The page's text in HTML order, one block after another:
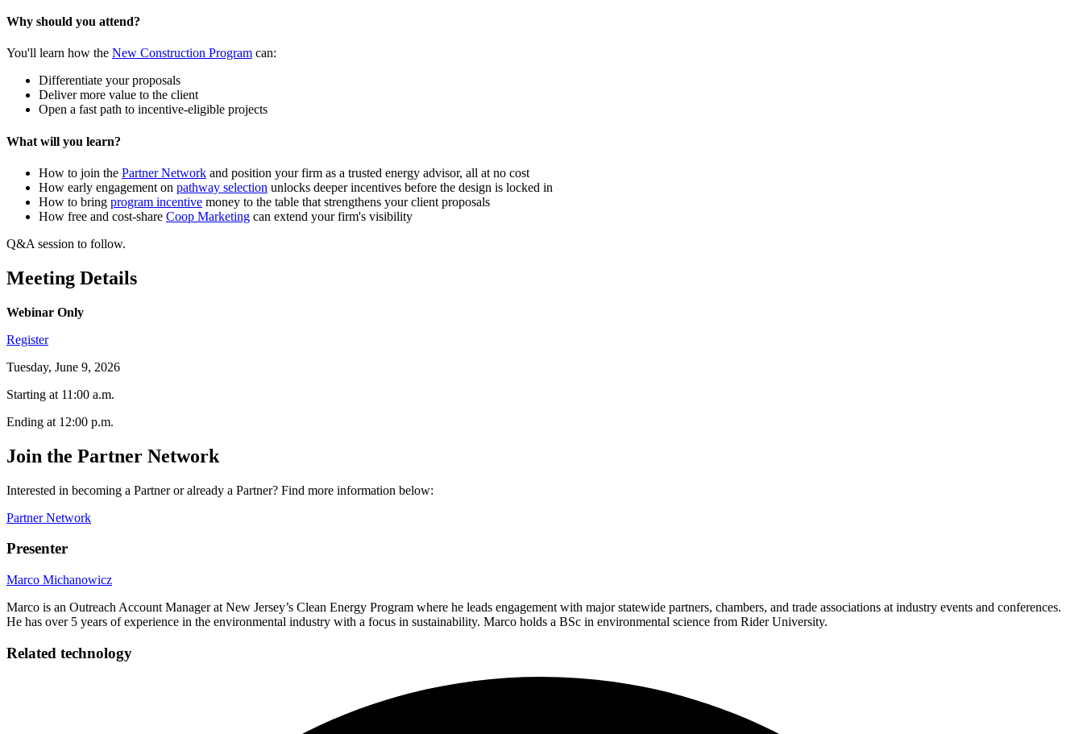
Why should you attend? ​​​​‌ ‍ ​‍​‍‌‍ ‌ ​‍‌‍‍‌‌‍‌ ‌‍‍‌‌‍ ‍​‍​‍​ ‍‍​‍​‍‌ ​ ‌‍​‌‌‍ ‍‌‍‍‌‌ ‌​‌ ‍‌​‍ ‍‌‍‍‌‌‍ ​‍​‍​‍ ​​‍​‍‌‍‍​‌ ​‍‌‍‌‌‌‍‌‍​‍​‍​ ‍‍​‍​‍‌‍‍​‌ ‌​‌ ‌​‌ ​​​ ‍‍​‍ ​‍ ‌‍ ​‌‍ ‌‍​ ‌‍​‌‌‍ ​‌‍‍​‌‍ ‌ ​ ‌ ‌​​ ‍‍​ ​ ​ ​ ​ ​ ​ ​ ​‍ ‌‍‍‌‌‍ ‍‌ ‌​‌‍‌‌‌‍ ‍‌ ‌​​‍ ‌‍‌‌‌‍‌​‌‍‍‌‌ ‌​​‍ ‌‍ ‌‌‍ ‌‍‌​‌‍‌‌​ ‌‌ ​​‌ ​‍‌‍‌‌‌ ​ ‌‍‌‌‌‍ ‍‌ ‌​‌‍​‌‌ ‌​‌‍‍‌‌‍ ‌‍ ‍​ ‍ ‌‍‍‌‌‍‌​​ ‌‌‍‌‍​ ‌‌​ ‍‌​ ​‌​ ​‍‌‍‌‌‌‍​‌​ ‌‌​‍ ‌​ ‌ ​ ‌​‌‍​‌‌‍​‌​‍ ‌​ ‌​​ ​​‌‍​ ‌‍‌​​‍ ‌‌‍​‍‌‍‌‍​ ‍​‌‍​ ​‍ ‌‌‍​ ‌‍‌‌‌‍​ ‌‍‌‌‌‍‌‌​ ​​​ ​‌​ ​‌​ ‌​​ ​‌​ ‍‌‌‍‌​​ ‍ ‌ ‌​‌ ‍‌‌ ​​‌‍‌‌​ ‌‌‍‌‌‌ ‌‍‌‍‌‌‌‍ ‍‌ ‌​​ ‍ ‌ ​​‌‍​‌‌ ‌​‌‍‍​​ ‌‌‍‍​‌‍‌‌‌ ​‍‌‍ ​‍ ‍‌‍​ ‌‍ ‌‍ ‍‌ ‌​‌‍‌‌‌‍ ‍‌ ‌​​‍‌‌​ ‌‌‌​​‍‌‌ ‌‍‍ ‌‍‌‌‌ ‍‌​‍‌‌​ ​ ‌​‌​​‍‌‌​ ​ ‌​‌​​‍‌‌​ ​‍​ ​‍​ ​ ‌‍​‌‌‍​ ‌‍​‌​ ​​​ ‌​​ ‌‍​ ​​‌‍​‌​ ​​​ ‍‌‌‍‌‍​‍‌‌​ ​‍​ ​‍​‍‌‌​ ‌‌‌​‌​​‍ ‍‌‍​ ‌‍‍​‌‍‍‌‌‍ ​‌‍‌​‌ ​‍‌‍‌‌‌‍ ‍​‍‌‌​ ‌‌‌​​‍‌‌ ‌‍‍ ‌‍‌‌‌ ‍‌​‍‌‌​ ​ ‌​‌​​‍‌‌​ ​ ‌​‌​​‍‌‌​ ​‍​ ​‍​ ‌​‌‍​‍‌‍​‍‌‍‌‍‌‍​‍‌‍​‍​ ​​​ ‍​‌‍‌​‌‍‌​​ ‍​​ ‍‌​‍‌‌​ ​‍​ ​‍​‍‌‌​ ‌‌‌​‌​​‍ ‍‌ ‌​‌‍‌‌‌ ‍​‌ ‌​​ ‌‍​‍‌‍​‌‌ ​ ‌‍‌‌‌‌‌‌‌ ​‍‌‍ ​​ ‌‌‍‍​‌ ‌​‌ ‌​‌ ​​​‍‌‌​ ​ ‌​​‌​‍‌‌​ ​‍‌​‌‍​‍‌‌​ ​‍‌​‌‍‌‍ ​‌‍ ‌‍​ ‌‍​‌‌‍ ​‌‍‍​‌‍ ‌ ​ ‌ ‌​​‍‌‌​ ​ ‌​​‌​ ​ ​ ​ ​ ​ ​ ​ ​‍‌‍‌‍‍‌‌‍‌​​ ‌‌‍‌‍​ ‌‌​ ‍‌​ ​‌​ ​‍‌‍‌‌‌‍​‌​ ‌‌​‍ ‌​ ‌ ​ ‌​‌‍​‌‌‍​‌​‍ ‌​ ‌​​ ​​‌‍​ ‌‍‌​​‍ ‌‌‍​‍‌‍‌‍​ ‍​‌‍​ ​‍ ‌‌‍​ ‌‍‌‌‌‍​ ‌‍‌‌‌‍‌‌​ ​​​ ​‌​ ​‌​ ‌​​ ​‌​ ‍‌‌‍‌​​‍‌‍‌ ‌​‌ ‍‌‌ ​​‌‍‌‌​ ‌‌‍‌‌‌ ‌‍‌‍‌‌‌‍ ‍‌ ‌​​‍‌‍‌ ​​‌‍​‌‌ ‌​‌‍‍​​ ‌‌‍‍​‌‍‌‌‌ ​‍‌‍ ​‍ ‍‌‍​ ‌‍ ‌‍ ‍‌ ‌​‌‍‌‌‌‍ ‍‌ ‌​​‍‌‌​ ‌‌‌​​‍‌‌ ‌‍‍ ‌‍‌‌‌ ‍‌​‍‌‌​ ​ ‌​‌​​‍‌‌​ ​ ‌​‌​​‍‌‌​ ​‍​ ​‍​ ​ ‌‍​‌‌‍​ ‌‍​‌​ ​​​ ‌​​ ‌‍​ ​​‌‍​‌​ ​​​ ‍‌‌‍‌‍​‍‌‌​ ​‍​ ​‍​‍‌‌​ ‌‌‌​‌​​‍ ‍‌‍​ ‌‍‍​‌‍‍‌‌‍ ​‌‍‌​‌ ​‍‌‍‌‌‌‍ ‍​‍‌‌​ ‌‌‌​​‍‌‌ ‌‍‍ ‌‍‌‌‌ ‍‌​‍‌‌​ ​ ‌​‌​​‍‌‌​ ​ ‌​‌​​‍‌‌​ ​‍​ ​‍​ ‌​‌‍​‍‌‍​‍‌‍‌‍‌‍​‍‌‍​‍​ ​​​ ‍​‌‍‌​‌‍‌​​ ‍​​ ‍‌​‍‌‌​ ​‍​ ​‍​‍‌‌​ ‌‌‌​‌​​‍ ‍‌ ‌​‌‍‌‌‌ ‍​‌ ‌​​‍‌‍‌ ​​‌‍‌‌‌ ​‍‌ ​ ‌ ​​‌‍‌‌‌‍​ ‌ ‌​‌‍‍‌‌ ‌‍‌‍‌‌​ ‌‌ ​​‌ ‌‌‌‍​‍‌‍ ​‌‍‍‌‌ ​ ‌‍‍​‌‍‌‌‌‍‌​​‍​‍‌ ‌
You'll learn how the ​​​​‌ ‍ ​‍​‍‌‍ ‌ ​‍‌‍‍‌‌‍‌ ‌‍‍‌‌‍ ‍​‍​‍​ ‍‍​‍​‍‌ ​ ‌‍​‌‌‍ ‍‌‍‍‌‌ ‌​‌ ‍‌​‍ ‍‌‍‍‌‌‍ ​‍​‍​‍ ​​‍​‍‌‍‍​‌ ​‍‌‍‌‌‌‍‌‍​‍​‍​ ‍‍​‍​‍‌‍‍​‌ ‌​‌ ‌​‌ ​​​ ‍‍​‍ ​‍ ‌‍ ​‌‍ ‌‍​ ‌‍​‌‌‍ ​‌‍‍​‌‍ ‌ ​ ‌ ‌​​ ‍‍​ ​ ​ ​ ​ ​ ​ ​ ​‍ ‌‍‍‌‌‍ ‍‌ ‌​‌‍‌‌‌‍ ‍‌ ‌​​‍ ‌‍‌‌‌‍‌​‌‍‍‌‌ ‌​​‍ ‌‍ ‌‌‍ ‌‍‌​‌‍‌‌​ ‌‌ ​​‌ ​‍‌‍‌‌‌ ​ ‌‍‌‌‌‍ ‍‌ ‌​‌‍​‌‌ ‌​‌‍‍‌‌‍ ‌‍ ‍​ ‍ ‌‍‍‌‌‍‌​​ ‌‌‍‌‍​ ‌‌​ ‍‌​ ​‌​ ​‍‌‍‌‌‌‍​‌​ ‌‌​‍ ‌​ ‌ ​ ‌​‌‍​‌‌‍​‌​‍ ‌​ ‌​​ ​​‌‍​ ‌‍‌​​‍ ‌‌‍​‍‌‍‌‍​ ‍​‌‍​ ​‍ ‌‌‍​ ‌‍‌‌‌‍​ ‌‍‌‌‌‍‌‌​ ​​​ ​‌​ ​‌​ ‌​​ ​‌​ ‍‌‌‍‌​​ ‍ ‌ ‌​‌ ‍‌‌ ​​‌‍‌‌​ ‌‌‍‌‌‌ ‌‍‌‍‌‌‌‍ ‍‌ ‌​​ ‍ ‌ ​​‌‍​‌‌ ‌​‌‍‍​​ ‌‌‍‍​‌‍‌‌‌ ​‍‌‍ ​‍ ‍‌‍​ ‌‍ ‌‍ ‍‌ ‌​‌‍‌‌‌‍ ‍‌ ‌​​‍‌‌​ ‌‌‌​​‍‌‌ ‌‍‍ ‌‍‌‌‌ ‍‌​‍‌‌​ ​ ‌​‌​​‍‌‌​ ​ ‌​‌​​‍‌‌​ ​‍​ ​‍​ ‌​​ ‌‌‌‍​‍​ ‍​​ ‍‌‌‍​‌​ ​​​ ‍​​ ​ ​ ‍​‌‍‌​‌‍​ ​‍‌‌​ ​‍​ ​‍​‍‌‌​ ‌‌‌​‌​​‍ ‍‌‍​ ‌‍‍​‌‍‍‌‌‍ ​‌‍‌​‌ ​‍‌‍‌‌‌‍ ‍​‍‌‌​ ‌‌‌​​‍‌‌ ‌‍‍ ‌‍‌‌‌ ‍‌​‍‌‌​ ​ ‌​‌​​‍‌‌​ ​ ‌​‌​​‍‌‌​ ​‍​ ​‍‌‍‌‍‌‍‌‍​ ‌‌​ ​ ‌‍‌‌‌‍‌‌‌‍‌‌​ ‌‌​ ​ ​ ‌​​ ​ ‌‍‌‌​‍‌‌​ ​‍​ ​‍​‍‌‌​ ‌‌‌​‌​​‍ ‍‌ ‌​‌‍‌‌‌ ‍​‌ ‌​​ ‌‍​‍‌‍​‌‌ ​ ‌‍‌‌‌‌‌‌‌ ​‍‌‍ ​​ ‌‌‍‍​‌ ‌​‌ ‌​‌ ​​​‍‌‌​ ​ ‌​​‌​‍‌‌​ ​‍‌​‌‍​‍‌‌​ ​‍‌​‌‍‌‍ ​‌‍ ‌‍​ ‌‍​‌‌‍ ​‌‍‍​‌‍ ‌ ​ ‌ ‌​​‍‌‌​ ​ ‌​​‌​ ​ ​ ​ ​ ​ ​ ​ ​‍‌‍‌‍‍‌‌‍‌​​ ‌‌‍‌‍​ ‌‌​ ‍‌​ ​‌​ ​‍‌‍‌‌‌‍​‌​ ‌‌​‍ ‌​ ‌ ​ ‌​‌‍​‌‌‍​‌​‍ ‌​ ‌​​ ​​‌‍​ ‌‍‌​​‍ ‌‌‍​‍‌‍‌‍​ ‍​‌‍​ ​‍ ‌‌‍​ ‌‍‌‌‌‍​ ‌‍‌‌‌‍‌‌​ ​​​ ​‌​ ​‌​ ‌​​ ​‌​ ‍‌‌‍‌​​‍‌‍‌ ‌​‌ ‍‌‌ ​​‌‍‌‌​ ‌‌‍‌‌‌ ‌‍‌‍‌‌‌‍ ‍‌ ‌​​‍‌‍‌ ​​‌‍​‌‌ ‌​‌‍‍​​ ‌‌‍‍​‌‍‌‌‌ ​‍‌‍ ​‍ ‍‌‍​ ‌‍ ‌‍ ‍‌ ‌​‌‍‌‌‌‍ ‍‌ ‌​​‍‌‌​ ‌‌‌​​‍‌‌ ‌‍‍ ‌‍‌‌‌ ‍‌​‍‌‌​ ​ ‌​‌​​‍‌‌​ ​ ‌​‌​​‍‌‌​ ​‍​ ​‍​ ‌​​ ‌‌‌‍​‍​ ‍​​ ‍‌‌‍​‌​ ​​​ ‍​​ ​ ​ ‍​‌‍‌​‌‍​ ​‍‌‌​ ​‍​ ​‍​‍‌‌​ ‌‌‌​‌​​‍ ‍‌‍​ ‌‍‍​‌‍‍‌‌‍ ​‌‍‌​‌ ​‍‌‍‌‌‌‍ ‍​‍‌‌​ ‌‌‌​​‍‌‌ ‌‍‍ ‌‍‌‌‌ ‍‌​‍‌‌​ ​ ‌​‌​​‍‌‌​ ​ ‌​‌​​‍‌‌​ ​‍​ ​‍‌‍‌‍‌‍‌‍​ ‌‌​ ​ ‌‍‌‌‌‍‌‌‌‍‌‌​ ‌‌​ ​ ​ ‌​​ ​ ‌‍‌‌​‍‌‌​ ​‍​ ​‍​‍‌‌​ ‌‌‌​‌​​‍ ‍‌ ‌​‌‍‌‌‌ ‍​‌ ‌​​‍‌‍‌ ​​‌‍‌‌‌ ​‍‌ ​ ‌ ​​‌‍‌‌‌‍​ ‌ ‌​‌‍‍‌‌ ‌‍‌‍‌‌​ ‌‌ ​​‌ ‌‌‌‍​‍‌‍ ​‌‍‍‌‌ ​ ‌‍‍​‌‍‌‌‌‍‌​​‍​‍‌ ‌ New Construction Program can:​​​​‌ ‍ ​‍​‍‌‍ ‌ ​‍‌‍‍‌‌‍‌ ‌‍‍‌‌‍ ‍​‍​‍​ ‍‍​‍​‍‌ ​ ‌‍​‌‌‍ ‍‌‍‍‌‌ ‌​‌ ‍‌​‍ ‍‌‍‍‌‌‍ ​‍​‍​‍ ​​‍​‍‌‍‍​‌ ​‍‌‍‌‌‌‍‌‍​‍​‍​ ‍‍​‍​‍‌‍‍​‌ ‌​‌ ‌​‌ ​​​ ‍‍​‍ ​‍ ‌‍ ​‌‍ ‌‍​ ‌‍​‌‌‍ ​‌‍‍​‌‍ ‌ ​ ‌ ‌​​ ‍‍​ ​ ​ ​ ​ ​ ​ ​ ​‍ ‌‍‍‌‌‍ ‍‌ ‌​‌‍‌‌‌‍ ‍‌ ‌​​‍ ‌‍‌‌‌‍‌​‌‍‍‌‌ ‌​​‍ ‌‍ ‌‌‍ ‌‍‌​‌‍‌‌​ ‌‌ ​​‌ ​‍‌‍‌‌‌ ​ ‌‍‌‌‌‍ ‍‌ ‌​‌‍​‌‌ ‌​‌‍‍‌‌‍ ‌‍ ‍​ ‍ ‌‍‍‌‌‍‌​​ ‌‌‍‌‍​ ‌‌​ ‍‌​ ​‌​ ​‍‌‍‌‌‌‍​‌​ ‌‌​‍ ‌​ ‌ ​ ‌​‌‍​‌‌‍​‌​‍ ‌​ ‌​​ ​​‌‍​ ‌‍‌​​‍ ‌‌‍​‍‌‍‌‍​ ‍​‌‍​ ​‍ ‌‌‍​ ‌‍‌‌‌‍​ ‌‍‌‌‌‍‌‌​ ​​​ ​‌​ ​‌​ ‌​​ ​‌​ ‍‌‌‍‌​​ ‍ ‌ ‌​‌ ‍‌‌ ​​‌‍‌‌​ ‌‌‍‌‌‌ ‌‍‌‍‌‌‌‍ ‍‌ ‌​​ ‍ ‌ ​​‌‍​‌‌ ‌​‌‍‍​​ ‌‌‍‍​‌‍‌‌‌ ​‍‌‍ ​‍ ‍‌‍​ ‌‍ ‌‍ ‍‌ ‌​‌‍‌‌‌‍ ‍‌ ‌​​‍‌‌​ ‌‌‌​​‍‌‌ ‌‍‍ ‌‍‌‌‌ ‍‌​‍‌‌​ ​ ‌​‌​​‍‌‌​ ​ ‌​‌​​‍‌‌​ ​‍​ ​‍​ ‌​​ ‌‌‌‍​‍​ ‍​​ ‍‌‌‍​‌​ ​​​ ‍​​ ​ ​ ‍​‌‍‌​‌‍​ ​‍‌‌​ ​‍​ ​‍​‍‌‌​ ‌‌‌​‌​​‍ ‍‌‍​ ‌‍‍​‌‍‍‌‌‍ ​‌‍‌​‌ ​‍‌‍‌‌‌‍ ‍​‍‌‌​ ‌‌‌​​‍‌‌ ‌‍‍ ‌‍‌‌‌ ‍‌​‍‌‌​ ​ ‌​‌​​‍‌‌​ ​ ‌​‌​​‍‌‌​ ​‍​ ​‍​ ‌‌​ ​‍‌‍‌​​ ‌ ​ ‌ ‌‍​ ‌‍‌​‌‍​‍​ ​ ​ ​ ​ ​​‌‍​‌​‍‌‌​ ​‍​ ​‍​‍‌‌​ ‌‌‌​‌​​‍ ‍‌ ‌​‌‍‌‌‌ ‍​‌ ‌​​ ‌‍​‍‌‍​‌‌ ​ ‌‍‌‌‌‌‌‌‌ ​‍‌‍ ​​ ‌‌‍‍​‌ ‌​‌ ‌​‌ ​​​‍‌‌​ ​ ‌​​‌​‍‌‌​ ​‍‌​‌‍​‍‌‌​ ​‍‌​‌‍‌‍ ​‌‍ ‌‍​ ‌‍​‌‌‍ ​‌‍‍​‌‍ ‌ ​ ‌ ‌​​‍‌‌​ ​ ‌​​‌​ ​ ​ ​ ​ ​ ​ ​ ​‍‌‍‌‍‍‌‌‍‌​​ ‌‌‍‌‍​ ‌‌​ ‍‌​ ​‌​ ​‍‌‍‌‌‌‍​‌​ ‌‌​‍ ‌​ ‌ ​ ‌​‌‍​‌‌‍​‌​‍ ‌​ ‌​​ ​​‌‍​ ‌‍‌​​‍ ‌‌‍​‍‌‍‌‍​ ‍​‌‍​ ​‍ ‌‌‍​ ‌‍‌‌‌‍​ ‌‍‌‌‌‍‌‌​ ​​​ ​‌​ ​‌​ ‌​​ ​‌​ ‍‌‌‍‌​​‍‌‍‌ ‌​‌ ‍‌‌ ​​‌‍‌‌​ ‌‌‍‌‌‌ ‌‍‌‍‌‌‌‍ ‍‌ ‌​​‍‌‍‌ ​​‌‍​‌‌ ‌​‌‍‍​​ ‌‌‍‍​‌‍‌‌‌ ​‍‌‍ ​‍ ‍‌‍​ ‌‍ ‌‍ ‍‌ ‌​‌‍‌‌‌‍ ‍‌ ‌​​‍‌‌​ ‌‌‌​​‍‌‌ ‌‍‍ ‌‍‌‌‌ ‍‌​‍‌‌​ ​ ‌​‌​​‍‌‌​ ​ ‌​‌​​‍‌‌​ ​‍​ ​‍​ ‌​​ ‌‌‌‍​‍​ ‍​​ ‍‌‌‍​‌​ ​​​ ‍​​ ​ ​ ‍​‌‍‌​‌‍​ ​‍‌‌​ ​‍​ ​‍​‍‌‌​ ‌‌‌​‌​​‍ ‍‌‍​ ‌‍‍​‌‍‍‌‌‍ ​‌‍‌​‌ ​‍‌‍‌‌‌‍ ‍​‍‌‌​ ‌‌‌​​‍‌‌ ‌‍‍ ‌‍‌‌‌ ‍‌​‍‌‌​ ​ ‌​‌​​‍‌‌​ ​ ‌​‌​​‍‌‌​ ​‍​ ​‍​ ‌‌​ ​‍‌‍‌​​ ‌ ​ ‌ ‌‍​ ‌‍‌​‌‍​‍​ ​ ​ ​ ​ ​​‌‍​‌​‍‌‌​ ​‍​ ​‍​‍‌‌​ ‌‌‌​‌​​‍ ‍‌ ‌​‌‍‌‌‌ ‍​‌ ‌​​‍‌‍‌ ​​‌‍‌‌‌ ​‍‌ ​ ‌ ​​‌‍‌‌‌‍​ ‌ ‌​‌‍‍‌‌ ‌‍‌‍‌‌​ ‌‌ ​​‌ ‌‌‌‍​‍‌‍ ​‌‍‍‌‌ ​ ‌‍‍​‌‍‌‌‌‍‌​​‍​‍‌ ‌
Differentiate your proposals​​​​‌ ‍ ​‍​‍‌‍ ‌ ​‍‌‍‍‌‌‍‌ ‌‍‍‌‌‍ ‍​‍​‍​ ‍‍​‍​‍‌ ​ ‌‍​‌‌‍ ‍‌‍‍‌‌ ‌​‌ ‍‌​‍ ‍‌‍‍‌‌‍ ​‍​‍​‍ ​​‍​‍‌‍‍​‌ ​‍‌‍‌‌‌‍‌‍​‍​‍​ ‍‍​‍​‍‌‍‍​‌ ‌​‌ ‌​‌ ​​​ ‍‍​‍ ​‍ ‌‍ ​‌‍ ‌‍​ ‌‍​‌‌‍ ​‌‍‍​‌‍ ‌ ​ ‌ ‌​​ ‍‍​ ​ ​ ​ ​ ​ ​ ​ ​‍ ‌‍‍‌‌‍ ‍‌ ‌​‌‍‌‌‌‍ ‍‌ ‌​​‍ ‌‍‌‌‌‍‌​‌‍‍‌‌ ‌​​‍ ‌‍ ‌‌‍ ‌‍‌​‌‍‌‌​ ‌‌ ​​‌ ​‍‌‍‌‌‌ ​ ‌‍‌‌‌‍ ‍‌ ‌​‌‍​‌‌ ‌​‌‍‍‌‌‍ ‌‍ ‍​ ‍ ‌‍‍‌‌‍‌​​ ‌‌‍‌‍​ ‌‌​ ‍‌​ ​‌​ ​‍‌‍‌‌‌‍​‌​ ‌‌​‍ ‌​ ‌ ​ ‌​‌‍​‌‌‍​‌​‍ ‌​ ‌​​ ​​‌‍​ ‌‍‌​​‍ ‌‌‍​‍‌‍‌‍​ ‍​‌‍​ ​‍ ‌‌‍​ ‌‍‌‌‌‍​ ‌‍‌‌‌‍‌‌​ ​​​ ​‌​ ​‌​ ‌​​ ​‌​ ‍‌‌‍‌​​ ‍ ‌ ‌​‌ ‍‌‌ ​​‌‍‌‌​ ‌‌‍‌‌‌ ‌‍‌‍‌‌‌‍ ‍‌ ‌​​ ‍ ‌ ​​‌‍​‌‌ ‌​‌‍‍​​ ‌‌‍‍​‌‍‌‌‌ ​‍‌‍ ​‍ ‍‌‍​ ‌‍ ‌‍ ‍‌ ‌​‌‍‌‌‌‍ ‍‌ ‌​​‍‌‌​ ‌‌‌​​‍‌‌ ‌‍‍ ‌‍‌‌‌ ‍‌​‍‌‌​ ​ ‌​‌​​‍‌‌​ ​ ‌​‌​​‍‌‌​ ​‍​ ​‍​ ​‍​ ‍​‌‍‌​‌‍​‌​ ‌‌‌‍​‍​ ‍​​ ‌ ‌‍‌​​ ​ ​ ​‌​ ‌​​‍‌‌​ ​‍​ ​‍​‍‌‌​ ‌‌‌​‌​​‍ ‍‌‍​ ‌‍‍​‌‍‍‌‌‍ ​‌‍‌​‌ ​‍‌‍‌‌‌‍ ‍​‍‌‌​ ‌‌‌​​‍‌‌ ‌‍‍ ‌‍‌‌‌ ‍‌​‍‌‌​ ​ ‌​‌​​‍‌‌​ ​ ‌​‌​​‍‌‌​ ​‍​ ​‍‌‍‌‍‌‍‌‍​ ‌‌​ ​ ‌‍‌‌‌‍‌‌‌‍‌‌​ ‌‌​ ​ ​ ‌​​ ​ ‌‍‌‌​‍‌‌​ ​‍​ ​‍​‍‌‌​ ‌‌‌​‌​​‍ ‍‌ ‌​‌‍‌‌‌ ‍​‌ ‌​​ ‌‍​‍‌‍​‌‌ ​ ‌‍‌‌‌‌‌‌‌ ​‍‌‍ ​​ ‌‌‍‍​‌ ‌​‌ ‌​‌ ​​​‍‌‌​ ​ ‌​​‌​‍‌‌​ ​‍‌​‌‍​‍‌‌​ ​‍‌​‌‍‌‍ ​‌‍ ‌‍​ ‌‍​‌‌‍ ​‌‍‍​‌‍ ‌ ​ ‌ ‌​​‍‌‌​ ​ ‌​​‌​ ​ ​ ​ ​ ​ ​ ​ ​‍‌‍‌‍‍‌‌‍‌​​ ‌‌‍‌‍​ ‌‌​ ‍‌​ ​‌​ ​‍‌‍‌‌‌‍​‌​ ‌‌​‍ ‌​ ‌ ​ ‌​‌‍​‌‌‍​‌​‍ ‌​ ‌​​ ​​‌‍​ ‌‍‌​​‍ ‌‌‍​‍‌‍‌‍​ ‍​‌‍​ ​‍ ‌‌‍​ ‌‍‌‌‌‍​ ‌‍‌‌‌‍‌‌​ ​​​ ​‌​ ​‌​ ‌​​ ​‌​ ‍‌‌‍‌​​‍‌‍‌ ‌​‌ ‍‌‌ ​​‌‍‌‌​ ‌‌‍‌‌‌ ‌‍‌‍‌‌‌‍ ‍‌ ‌​​‍‌‍‌ ​​‌‍​‌‌ ‌​‌‍‍​​ ‌‌‍‍​‌‍‌‌‌ ​‍‌‍ ​‍ ‍‌‍​ ‌‍ ‌‍ ‍‌ ‌​‌‍‌‌‌‍ ‍‌ ‌​​‍‌‌​ ‌‌‌​​‍‌‌ ‌‍‍ ‌‍‌‌‌ ‍‌​‍‌‌​ ​ ‌​‌​​‍‌‌​ ​ ‌​‌​​‍‌‌​ ​‍​ ​‍​ ​‍​ ‍​‌‍‌​‌‍​‌​ ‌‌‌‍​‍​ ‍​​ ‌ ‌‍‌​​ ​ ​ ​‌​ ‌​​‍‌‌​ ​‍​ ​‍​‍‌‌​ ‌‌‌​‌​​‍ ‍‌‍​ ‌‍‍​‌‍‍‌‌‍ ​‌‍‌​‌ ​‍‌‍‌‌‌‍ ‍​‍‌‌​ ‌‌‌​​‍‌‌ ‌‍‍ ‌‍‌‌‌ ‍‌​‍‌‌​ ​ ‌​‌​​‍‌‌​ ​ ‌​‌​​‍‌‌​ ​‍​ ​‍‌‍‌‍‌‍‌‍​ ‌‌​ ​ ‌‍‌‌‌‍‌‌‌‍‌‌​ ‌‌​ ​ ​ ‌​​ ​ ‌‍‌‌​‍‌‌​ ​‍​ ​‍​‍‌‌​ ‌‌‌​‌​​‍ ‍‌ ‌​‌‍‌‌‌ ‍​‌ ‌​​‍‌‍‌ ​​‌‍‌‌‌ ​‍‌ ​ ‌ ​​‌‍‌‌‌‍​ ‌ ‌​‌‍‍‌‌ ‌‍‌‍‌‌​ ‌‌ ​​‌ ‌‌‌‍​‍‌‍ ​‌‍‍‌‌ ​ ‌‍‍​‌‍‌‌‌‍‌​​‍​‍‌ ‌
Deliver more value to the client​​​​‌ ‍ ​‍​‍‌‍ ‌ ​‍‌‍‍‌‌‍‌ ‌‍‍‌‌‍ ‍​‍​‍​ ‍‍​‍​‍‌ ​ ‌‍​‌‌‍ ‍‌‍‍‌‌ ‌​‌ ‍‌​‍ ‍‌‍‍‌‌‍ ​‍​‍​‍ ​​‍​‍‌‍‍​‌ ​‍‌‍‌‌‌‍‌‍​‍​‍​ ‍‍​‍​‍‌‍‍​‌ ‌​‌ ‌​‌ ​​​ ‍‍​‍ ​‍ ‌‍ ​‌‍ ‌‍​ ‌‍​‌‌‍ ​‌‍‍​‌‍ ‌ ​ ‌ ‌​​ ‍‍​ ​ ​ ​ ​ ​ ​ ​ ​‍ ‌‍‍‌‌‍ ‍‌ ‌​‌‍‌‌‌‍ ‍‌ ‌​​‍ ‌‍‌‌‌‍‌​‌‍‍‌‌ ‌​​‍ ‌‍ ‌‌‍ ‌‍‌​‌‍‌‌​ ‌‌ ​​‌ ​‍‌‍‌‌‌ ​ ‌‍‌‌‌‍ ‍‌ ‌​‌‍​‌‌ ‌​‌‍‍‌‌‍ ‌‍ ‍​ ‍ ‌‍‍‌‌‍‌​​ ‌‌‍‌‍​ ‌‌​ ‍‌​ ​‌​ ​‍‌‍‌‌‌‍​‌​ ‌‌​‍ ‌​ ‌ ​ ‌​‌‍​‌‌‍​‌​‍ ‌​ ‌​​ ​​‌‍​ ‌‍‌​​‍ ‌‌‍​‍‌‍‌‍​ ‍​‌‍​ ​‍ ‌‌‍​ ‌‍‌‌‌‍​ ‌‍‌‌‌‍‌‌​ ​​​ ​‌​ ​‌​ ‌​​ ​‌​ ‍‌‌‍‌​​ ‍ ‌ ‌​‌ ‍‌‌ ​​‌‍‌‌​ ‌‌‍‌‌‌ ‌‍‌‍‌‌‌‍ ‍‌ ‌​​ ‍ ‌ ​​‌‍​‌‌ ‌​‌‍‍​​ ‌‌‍‍​‌‍‌‌‌ ​‍‌‍ ​‍ ‍‌‍​ ‌‍ ‌‍ ‍‌ ‌​‌‍‌‌‌‍ ‍‌ ‌​​‍‌‌​ ‌‌‌​​‍‌‌ ‌‍‍ ‌‍‌‌‌ ‍‌​‍‌‌​ ​ ‌​‌​​‍‌‌​ ​ ‌​‌​​‍‌‌​ ​‍​ ​‍‌‍‌‌​ ‌‍‌‍​‌​ ‌‍​ ​​​ ‌ ​ ​‌​ ‌‍‌‍‌​​ ​‍​ ‍​​ ​​​‍‌‌​ ​‍​ ​‍​‍‌‌​ ‌‌‌​‌​​‍ ‍‌‍​ ‌‍‍​‌‍‍‌‌‍ ​‌‍‌​‌ ​‍‌‍‌‌‌‍ ‍​‍‌‌​ ‌‌‌​​‍‌‌ ‌‍‍ ‌‍‌‌‌ ‍‌​‍‌‌​ ​ ‌​‌​​‍‌‌​ ​ ‌​‌​​‍‌‌​ ​‍​ ​‍‌‍‌‍‌‍‌‍​ ‌‌​ ​ ‌‍‌‌‌‍‌‌‌‍‌‌​ ‌‌​ ​ ​ ‌​​ ​ ‌‍‌‌​‍‌‌​ ​‍​ ​‍​‍‌‌​ ‌‌‌​‌​​‍ ‍‌ ‌​‌‍‌‌‌ ‍​‌ ‌​​ ‌‍​‍‌‍​‌‌ ​ ‌‍‌‌‌‌‌‌‌ ​‍‌‍ ​​ ‌‌‍‍​‌ ‌​‌ ‌​‌ ​​​‍‌‌​ ​ ‌​​‌​‍‌‌​ ​‍‌​‌‍​‍‌‌​ ​‍‌​‌‍‌‍ ​‌‍ ‌‍​ ‌‍​‌‌‍ ​‌‍‍​‌‍ ‌ ​ ‌ ‌​​‍‌‌​ ​ ‌​​‌​ ​ ​ ​ ​ ​ ​ ​ ​‍‌‍‌‍‍‌‌‍‌​​ ‌‌‍‌‍​ ‌‌​ ‍‌​ ​‌​ ​‍‌‍‌‌‌‍​‌​ ‌‌​‍ ‌​ ‌ ​ ‌​‌‍​‌‌‍​‌​‍ ‌​ ‌​​ ​​‌‍​ ‌‍‌​​‍ ‌‌‍​‍‌‍‌‍​ ‍​‌‍​ ​‍ ‌‌‍​ ‌‍‌‌‌‍​ ‌‍‌‌‌‍‌‌​ ​​​ ​‌​ ​‌​ ‌​​ ​‌​ ‍‌‌‍‌​​‍‌‍‌ ‌​‌ ‍‌‌ ​​‌‍‌‌​ ‌‌‍‌‌‌ ‌‍‌‍‌‌‌‍ ‍‌ ‌​​‍‌‍‌ ​​‌‍​‌‌ ‌​‌‍‍​​ ‌‌‍‍​‌‍‌‌‌ ​‍‌‍ ​‍ ‍‌‍​ ‌‍ ‌‍ ‍‌ ‌​‌‍‌‌‌‍ ‍‌ ‌​​‍‌‌​ ‌‌‌​​‍‌‌ ‌‍‍ ‌‍‌‌‌ ‍‌​‍‌‌​ ​ ‌​‌​​‍‌‌​ ​ ‌​‌​​‍‌‌​ ​‍​ ​‍‌‍‌‌​ ‌‍‌‍​‌​ ‌‍​ ​​​ ‌ ​ ​‌​ ‌‍‌‍‌​​ ​‍​ ‍​​ ​​​‍‌‌​ ​‍​ ​‍​‍‌‌​ ‌‌‌​‌​​‍ ‍‌‍​ ‌‍‍​‌‍‍‌‌‍ ​‌‍‌​‌ ​‍‌‍‌‌‌‍ ‍​‍‌‌​ ‌‌‌​​‍‌‌ ‌‍‍ ‌‍‌‌‌ ‍‌​‍‌‌​ ​ ‌​‌​​‍‌‌​ ​ ‌​‌​​‍‌‌​ ​‍​ ​‍‌‍‌‍‌‍‌‍​ ‌‌​ ​ ‌‍‌‌‌‍‌‌‌‍‌‌​ ‌‌​ ​ ​ ‌​​ ​ ‌‍‌‌​‍‌‌​ ​‍​ ​‍​‍‌‌​ ‌‌‌​‌​​‍ ‍‌ ‌​‌‍‌‌‌ ‍​‌ ‌​​‍‌‍‌ ​​‌‍‌‌‌ ​‍‌ ​ ‌ ​​‌‍‌‌‌‍​ ‌ ‌​‌‍‍‌‌ ‌‍‌‍‌‌​ ‌‌ ​​‌ ‌‌‌‍​‍‌‍ ​‌‍‍‌‌ ​ ‌‍‍​‌‍‌‌‌‍‌​​‍​‍‌ ‌
Open a fast path to incentive-eligible projects​​​​‌ ‍ ​‍​‍‌‍ ‌ ​‍‌‍‍‌‌‍‌ ‌‍‍‌‌‍ ‍​‍​‍​ ‍‍​‍​‍‌ ​ ‌‍​‌‌‍ ‍‌‍‍‌‌ ‌​‌ ‍‌​‍ ‍‌‍‍‌‌‍ ​‍​‍​‍ ​​‍​‍‌‍‍​‌ ​‍‌‍‌‌‌‍‌‍​‍​‍​ ‍‍​‍​‍‌‍‍​‌ ‌​‌ ‌​‌ ​​​ ‍‍​‍ ​‍ ‌‍ ​‌‍ ‌‍​ ‌‍​‌‌‍ ​‌‍‍​‌‍ ‌ ​ ‌ ‌​​ ‍‍​ ​ ​ ​ ​ ​ ​ ​ ​‍ ‌‍‍‌‌‍ ‍‌ ‌​‌‍‌‌‌‍ ‍‌ ‌​​‍ ‌‍‌‌‌‍‌​‌‍‍‌‌ ‌​​‍ ‌‍ ‌‌‍ ‌‍‌​‌‍‌‌​ ‌‌ ​​‌ ​‍‌‍‌‌‌ ​ ‌‍‌‌‌‍ ‍‌ ‌​‌‍​‌‌ ‌​‌‍‍‌‌‍ ‌‍ ‍​ ‍ ‌‍‍‌‌‍‌​​ ‌‌‍‌‍​ ‌‌​ ‍‌​ ​‌​ ​‍‌‍‌‌‌‍​‌​ ‌‌​‍ ‌​ ‌ ​ ‌​‌‍​‌‌‍​‌​‍ ‌​ ‌​​ ​​‌‍​ ‌‍‌​​‍ ‌‌‍​‍‌‍‌‍​ ‍​‌‍​ ​‍ ‌‌‍​ ‌‍‌‌‌‍​ ‌‍‌‌‌‍‌‌​ ​​​ ​‌​ ​‌​ ‌​​ ​‌​ ‍‌‌‍‌​​ ‍ ‌ ‌​‌ ‍‌‌ ​​‌‍‌‌​ ‌‌‍‌‌‌ ‌‍‌‍‌‌‌‍ ‍‌ ‌​​ ‍ ‌ ​​‌‍​‌‌ ‌​‌‍‍​​ ‌‌‍‍​‌‍‌‌‌ ​‍‌‍ ​‍ ‍‌‍​ ‌‍ ‌‍ ‍‌ ‌​‌‍‌‌‌‍ ‍‌ ‌​​‍‌‌​ ‌‌‌​​‍‌‌ ‌‍‍ ‌‍‌‌‌ ‍‌​‍‌‌​ ​ ‌​‌​​‍‌‌​ ​ ‌​‌​​‍‌‌​ ​‍​ ​‍​ ‌‌​ ​‌​ ​‌‌‍​‍​ ​‍​ ​‌‌‍‌​​ ​‌​ ​ ‌‍‌‌​ ‍‌​ ‌‍​‍‌‌​ ​‍​ ​‍​‍‌‌​ ‌‌‌​‌​​‍ ‍‌‍​ ‌‍‍​‌‍‍‌‌‍ ​‌‍‌​‌ ​‍‌‍‌‌‌‍ ‍​‍‌‌​ ‌‌‌​​‍‌‌ ‌‍‍ ‌‍‌‌‌ ‍‌​‍‌‌​ ​ ‌​‌​​‍‌‌​ ​ ‌​‌​​‍‌‌​ ​‍​ ​‍‌‍‌‍‌‍‌‍​ ‌‌​ ​ ‌‍‌‌‌‍‌‌‌‍‌‌​ ‌‌​ ​ ​ ‌​​ ​ ‌‍‌‌​‍‌‌​ ​‍​ ​‍​‍‌‌​ ‌‌‌​‌​​‍ ‍‌ ‌​‌‍‌‌‌ ‍​‌ ‌​​ ‌‍​‍‌‍​‌‌ ​ ‌‍‌‌‌‌‌‌‌ ​‍‌‍ ​​ ‌‌‍‍​‌ ‌​‌ ‌​‌ ​​​‍‌‌​ ​ ‌​​‌​‍‌‌​ ​‍‌​‌‍​‍‌‌​ ​‍‌​‌‍‌‍ ​‌‍ ‌‍​ ‌‍​‌‌‍ ​‌‍‍​‌‍ ‌ ​ ‌ ‌​​‍‌‌​ ​ ‌​​‌​ ​ ​ ​ ​ ​ ​ ​ ​‍‌‍‌‍‍‌‌‍‌​​ ‌‌‍‌‍​ ‌‌​ ‍‌​ ​‌​ ​‍‌‍‌‌‌‍​‌​ ‌‌​‍ ‌​ ‌ ​ ‌​‌‍​‌‌‍​‌​‍ ‌​ ‌​​ ​​‌‍​ ‌‍‌​​‍ ‌‌‍​‍‌‍‌‍​ ‍​‌‍​ ​‍ ‌‌‍​ ‌‍‌‌‌‍​ ‌‍‌‌‌‍‌‌​ ​​​ ​‌​ ​‌​ ‌​​ ​‌​ ‍‌‌‍‌​​‍‌‍‌ ‌​‌ ‍‌‌ ​​‌‍‌‌​ ‌‌‍‌‌‌ ‌‍‌‍‌‌‌‍ ‍‌ ‌​​‍‌‍‌ ​​‌‍​‌‌ ‌​‌‍‍​​ ‌‌‍‍​‌‍‌‌‌ ​‍‌‍ ​‍ ‍‌‍​ ‌‍ ‌‍ ‍‌ ‌​‌‍‌‌‌‍ ‍‌ ‌​​‍‌‌​ ‌‌‌​​‍‌‌ ‌‍‍ ‌‍‌‌‌ ‍‌​‍‌‌​ ​ ‌​‌​​‍‌‌​ ​ ‌​‌​​‍‌‌​ ​‍​ ​‍​ ‌‌​ ​‌​ ​‌‌‍​‍​ ​‍​ ​‌‌‍‌​​ ​‌​ ​ ‌‍‌‌​ ‍‌​ ‌‍​‍‌‌​ ​‍​ ​‍​‍‌‌​ ‌‌‌​‌​​‍ ‍‌‍​ ‌‍‍​‌‍‍‌‌‍ ​‌‍‌​‌ ​‍‌‍‌‌‌‍ ‍​‍‌‌​ ‌‌‌​​‍‌‌ ‌‍‍ ‌‍‌‌‌ ‍‌​‍‌‌​ ​ ‌​‌​​‍‌‌​ ​ ‌​‌​​‍‌‌​ ​‍​ ​‍‌‍‌‍‌‍‌‍​ ‌‌​ ​ ‌‍‌‌‌‍‌‌‌‍‌‌​ ‌‌​ ​ ​ ‌​​ ​ ‌‍‌‌​‍‌‌​ ​‍​ ​‍​‍‌‌​ ‌‌‌​‌​​‍ ‍‌ ‌​‌‍‌‌‌ ‍​‌ ‌​​‍‌‍‌ ​​‌‍‌‌‌ ​‍‌ ​ ‌ ​​‌‍‌‌‌‍​ ‌ ‌​‌‍‍‌‌ ‌‍‌‍‌‌​ ‌‌ ​​‌ ‌‌‌‍​‍‌‍ ​‌‍‍‌‌ ​ ‌‍‍​‌‍‌‌‌‍‌​​‍​‍‌ ‌
What will you learn?​​​​‌ ‍ ​‍​‍‌‍ ‌ ​‍‌‍‍‌‌‍‌ ‌‍‍‌‌‍ ‍​‍​‍​ ‍‍​‍​‍‌ ​ ‌‍​‌‌‍ ‍‌‍‍‌‌ ‌​‌ ‍‌​‍ ‍‌‍‍‌‌‍ ​‍​‍​‍ ​​‍​‍‌‍‍​‌ ​‍‌‍‌‌‌‍‌‍​‍​‍​ ‍‍​‍​‍‌‍‍​‌ ‌​‌ ‌​‌ ​​​ ‍‍​‍ ​‍ ‌‍ ​‌‍ ‌‍​ ‌‍​‌‌‍ ​‌‍‍​‌‍ ‌ ​ ‌ ‌​​ ‍‍​ ​ ​ ​ ​ ​ ​ ​ ​‍ ‌‍‍‌‌‍ ‍‌ ‌​‌‍‌‌‌‍ ‍‌ ‌​​‍ ‌‍‌‌‌‍‌​‌‍‍‌‌ ‌​​‍ ‌‍ ‌‌‍ ‌‍‌​‌‍‌‌​ ‌‌ ​​‌ ​‍‌‍‌‌‌ ​ ‌‍‌‌‌‍ ‍‌ ‌​‌‍​‌‌ ‌​‌‍‍‌‌‍ ‌‍ ‍​ ‍ ‌‍‍‌‌‍‌​​ ‌‌‍‌‍​ ‌‌​ ‍‌​ ​‌​ ​‍‌‍‌‌‌‍​‌​ ‌‌​‍ ‌​ ‌ ​ ‌​‌‍​‌‌‍​‌​‍ ‌​ ‌​​ ​​‌‍​ ‌‍‌​​‍ ‌‌‍​‍‌‍‌‍​ ‍​‌‍​ ​‍ ‌‌‍​ ‌‍‌‌‌‍​ ‌‍‌‌‌‍‌‌​ ​​​ ​‌​ ​‌​ ‌​​ ​‌​ ‍‌‌‍‌​​ ‍ ‌ ‌​‌ ‍‌‌ ​​‌‍‌‌​ ‌‌‍‌‌‌ ‌‍‌‍‌‌‌‍ ‍‌ ‌​​ ‍ ‌ ​​‌‍​‌‌ ‌​‌‍‍​​ ‌‌‍‍​‌‍‌‌‌ ​‍‌‍ ​‍ ‍‌‍​ ‌‍ ‌‍ ‍‌ ‌​‌‍‌‌‌‍ ‍‌ ‌​​‍‌‌​ ‌‌‌​​‍‌‌ ‌‍‍ ‌‍‌‌‌ ‍‌​‍‌‌​ ​ ‌​‌​​‍‌‌​ ​ ‌​‌​​‍‌‌​ ​‍​ ​‍​ ‍‌‌‍​‍​ ‍​​ ​‌​ ‌ ‌‍‌​‌‍​ ‌‍​ ​ ​ ​ ​ ‌‍​ ‌‍‌‍​‍‌‌​ ​‍​ ​‍​‍‌‌​ ‌‌‌​‌​​‍ ‍‌‍​ ‌‍‍​‌‍‍‌‌‍ ​‌‍‌​‌ ​‍‌‍‌‌‌‍ ‍​‍‌‌​ ‌‌‌​​‍‌‌ ‌‍‍ ‌‍‌‌‌ ‍‌​‍‌‌​ ​ ‌​‌​​‍‌‌​ ​ ‌​‌​​‍‌‌​ ​‍​ ​‍​ ‌ ​ ‍‌‌‍​‌‌‍‌​​ ​​​ ​‌‌‍‌‍‌‍‌‌​ ‌ ‌‍​‌​ ​​​ ‍‌​‍‌‌​ ​‍​ ​‍​‍‌‌​ ‌‌‌​‌​​‍ ‍‌ ‌​‌‍‌‌‌ ‍​‌ ‌​​ ‌‍​‍‌‍​‌‌ ​ ‌‍‌‌‌‌‌‌‌ ​‍‌‍ ​​ ‌‌‍‍​‌ ‌​‌ ‌​‌ ​​​‍‌‌​ ​ ‌​​‌​‍‌‌​ ​‍‌​‌‍​‍‌‌​ ​‍‌​‌‍‌‍ ​‌‍ ‌‍​ ‌‍​‌‌‍ ​‌‍‍​‌‍ ‌ ​ ‌ ‌​​‍‌‌​ ​ ‌​​‌​ ​ ​ ​ ​ ​ ​ ​ ​‍‌‍‌‍‍‌‌‍‌​​ ‌‌‍‌‍​ ‌‌​ ‍‌​ ​‌​ ​‍‌‍‌‌‌‍​‌​ ‌‌​‍ ‌​ ‌ ​ ‌​‌‍​‌‌‍​‌​‍ ‌​ ‌​​ ​​‌‍​ ‌‍‌​​‍ ‌‌‍​‍‌‍‌‍​ ‍​‌‍​ ​‍ ‌‌‍​ ‌‍‌‌‌‍​ ‌‍‌‌‌‍‌‌​ ​​​ ​‌​ ​‌​ ‌​​ ​‌​ ‍‌‌‍‌​​‍‌‍‌ ‌​‌ ‍‌‌ ​​‌‍‌‌​ ‌‌‍‌‌‌ ‌‍‌‍‌‌‌‍ ‍‌ ‌​​‍‌‍‌ ​​‌‍​‌‌ ‌​‌‍‍​​ ‌‌‍‍​‌‍‌‌‌ ​‍‌‍ ​‍ ‍‌‍​ ‌‍ ‌‍ ‍‌ ‌​‌‍‌‌‌‍ ‍‌ ‌​​‍‌‌​ ‌‌‌​​‍‌‌ ‌‍‍ ‌‍‌‌‌ ‍‌​‍‌‌​ ​ ‌​‌​​‍‌‌​ ​ ‌​‌​​‍‌‌​ ​‍​ ​‍​ ‍‌‌‍​‍​ ‍​​ ​‌​ ‌ ‌‍‌​‌‍​ ‌‍​ ​ ​ ​ ​ ‌‍​ ‌‍‌‍​‍‌‌​ ​‍​ ​‍​‍‌‌​ ‌‌‌​‌​​‍ ‍‌‍​ ‌‍‍​‌‍‍‌‌‍ ​‌‍‌​‌ ​‍‌‍‌‌‌‍ ‍​‍‌‌​ ‌‌‌​​‍‌‌ ‌‍‍ ‌‍‌‌‌ ‍‌​‍‌‌​ ​ ‌​‌​​‍‌‌​ ​ ‌​‌​​‍‌‌​ ​‍​ ​‍​ ‌ ​ ‍‌‌‍​‌‌‍‌​​ ​​​ ​‌‌‍‌‍‌‍‌‌​ ‌ ‌‍​‌​ ​​​ ‍‌​‍‌‌​ ​‍​ ​‍​‍‌‌​ ‌‌‌​‌​​‍ ‍‌ ‌​‌‍‌‌‌ ‍​‌ ‌​​‍‌‍‌ ​​‌‍‌‌‌ ​‍‌ ​ ‌ ​​‌‍‌‌‌‍​ ‌ ‌​‌‍‍‌‌ ‌‍‌‍‌‌​ ‌‌ ​​‌ ‌‌‌‍​‍‌‍ ​‌‍‍‌‌ ​ ‌‍‍​‌‍‌‌‌‍‌​​‍​‍‌ ‌
How to join the ​​​​‌ ‍ ​‍​‍‌‍ ‌ ​‍‌‍‍‌‌‍‌ ‌‍‍‌‌‍ ‍​‍​‍​ ‍‍​‍​‍‌ ​ ‌‍​‌‌‍ ‍‌‍‍‌‌ ‌​‌ ‍‌​‍ ‍‌‍‍‌‌‍ ​‍​‍​‍ ​​‍​‍‌‍‍​‌ ​‍‌‍‌‌‌‍‌‍​‍​‍​ ‍‍​‍​‍‌‍‍​‌ ‌​‌ ‌​‌ ​​​ ‍‍​‍ ​‍ ‌‍ ​‌‍ ‌‍​ ‌‍​‌‌‍ ​‌‍‍​‌‍ ‌ ​ ‌ ‌​​ ‍‍​ ​ ​ ​ ​ ​ ​ ​ ​‍ ‌‍‍‌‌‍ ‍‌ ‌​‌‍‌‌‌‍ ‍‌ ‌​​‍ ‌‍‌‌‌‍‌​‌‍‍‌‌ ‌​​‍ ‌‍ ‌‌‍ ‌‍‌​‌‍‌‌​ ‌‌ ​​‌ ​‍‌‍‌‌‌ ​ ‌‍‌‌‌‍ ‍‌ ‌​‌‍​‌‌ ‌​‌‍‍‌‌‍ ‌‍ ‍​ ‍ ‌‍‍‌‌‍‌​​ ‌‌‍‌‍​ ‌‌​ ‍‌​ ​‌​ ​‍‌‍‌‌‌‍​‌​ ‌‌​‍ ‌​ ‌ ​ ‌​‌‍​‌‌‍​‌​‍ ‌​ ‌​​ ​​‌‍​ ‌‍‌​​‍ ‌‌‍​‍‌‍‌‍​ ‍​‌‍​ ​‍ ‌‌‍​ ‌‍‌‌‌‍​ ‌‍‌‌‌‍‌‌​ ​​​ ​‌​ ​‌​ ‌​​ ​‌​ ‍‌‌‍‌​​ ‍ ‌ ‌​‌ ‍‌‌ ​​‌‍‌‌​ ‌‌‍‌‌‌ ‌‍‌‍‌‌‌‍ ‍‌ ‌​​ ‍ ‌ ​​‌‍​‌‌ ‌​‌‍‍​​ ‌‌‍‍​‌‍‌‌‌ ​‍‌‍ ​‍ ‍‌‍​ ‌‍ ‌‍ ‍‌ ‌​‌‍‌‌‌‍ ‍‌ ‌​​‍‌‌​ ‌‌‌​​‍‌‌ ‌‍‍ ‌‍‌‌‌ ‍‌​‍‌‌​ ​ ‌​‌​​‍‌‌​ ​ ‌​‌​​‍‌‌​ ​‍​ ​‍​ ‌‍‌‍​‍​ ‌ ‌‍‌‍​ ‌ ‌‍‌‌‌‍‌​‌‍​‌‌‍​ ‌‍‌‌​ ‍​​ ‌‌​‍‌‌​ ​‍​ ​‍​‍‌‌​ ‌‌‌​‌​​‍ ‍‌‍​ ‌‍‍​‌‍‍‌‌‍ ​‌‍‌​‌ ​‍‌‍‌‌‌‍ ‍​‍‌‌​ ‌‌‌​​‍‌‌ ‌‍‍ ‌‍‌‌‌ ‍‌​‍‌‌​ ​ ‌​‌​​‍‌‌​ ​ ‌​‌​​‍‌‌​ ​‍​ ​‍​ ​​​ ‍‌​ ​‌‌‍​ ​ ​‍‌‍​‌‌‍​‍‌‍‌‌‌‍‌‍​ ​‌​ ​‍​ ​‍​‍‌‌​ ​‍​ ​‍​‍‌‌​ ‌‌‌​‌​​‍ ‍‌ ‌​‌‍‌‌‌ ‍​‌ ‌​​ ‌‍​‍‌‍​‌‌ ​ ‌‍‌‌‌‌‌‌‌ ​‍‌‍ ​​ ‌‌‍‍​‌ ‌​‌ ‌​‌ ​​​‍‌‌​ ​ ‌​​‌​‍‌‌​ ​‍‌​‌‍​‍‌‌​ ​‍‌​‌‍‌‍ ​‌‍ ‌‍​ ‌‍​‌‌‍ ​‌‍‍​‌‍ ‌ ​ ‌ ‌​​‍‌‌​ ​ ‌​​‌​ ​ ​ ​ ​ ​ ​ ​ ​‍‌‍‌‍‍‌‌‍‌​​ ‌‌‍‌‍​ ‌‌​ ‍‌​ ​‌​ ​‍‌‍‌‌‌‍​‌​ ‌‌​‍ ‌​ ‌ ​ ‌​‌‍​‌‌‍​‌​‍ ‌​ ‌​​ ​​‌‍​ ‌‍‌​​‍ ‌‌‍​‍‌‍‌‍​ ‍​‌‍​ ​‍ ‌‌‍​ ‌‍‌‌‌‍​ ‌‍‌‌‌‍‌‌​ ​​​ ​‌​ ​‌​ ‌​​ ​‌​ ‍‌‌‍‌​​‍‌‍‌ ‌​‌ ‍‌‌ ​​‌‍‌‌​ ‌‌‍‌‌‌ ‌‍‌‍‌‌‌‍ ‍‌ ‌​​‍‌‍‌ ​​‌‍​‌‌ ‌​‌‍‍​​ ‌‌‍‍​‌‍‌‌‌ ​‍‌‍ ​‍ ‍‌‍​ ‌‍ ‌‍ ‍‌ ‌​‌‍‌‌‌‍ ‍‌ ‌​​‍‌‌​ ‌‌‌​​‍‌‌ ‌‍‍ ‌‍‌‌‌ ‍‌​‍‌‌​ ​ ‌​‌​​‍‌‌​ ​ ‌​‌​​‍‌‌​ ​‍​ ​‍​ ‌‍‌‍​‍​ ‌ ‌‍‌‍​ ‌ ‌‍‌‌‌‍‌​‌‍​‌‌‍​ ‌‍‌‌​ ‍​​ ‌‌​‍‌‌​ ​‍​ ​‍​‍‌‌​ ‌‌‌​‌​​‍ ‍‌‍​ ‌‍‍​‌‍‍‌‌‍ ​‌‍‌​‌ ​‍‌‍‌‌‌‍ ‍​‍‌‌​ ‌‌‌​​‍‌‌ ‌‍‍ ‌‍‌‌‌ ‍‌​‍‌‌​ ​ ‌​‌​​‍‌‌​ ​ ‌​‌​​‍‌‌​ ​‍​ ​‍​ ​​​ ‍‌​ ​‌‌‍​ ​ ​‍‌‍​‌‌‍​‍‌‍‌‌‌‍‌‍​ ​‌​ ​‍​ ​‍​‍‌‌​ ​‍​ ​‍​‍‌‌​ ‌‌‌​‌​​‍ ‍‌ ‌​‌‍‌‌‌ ‍​‌ ‌​​‍‌‍‌ ​​‌‍‌‌‌ ​‍‌ ​ ‌ ​​‌‍‌‌‌‍​ ‌ ‌​‌‍‍‌‌ ‌‍‌‍‌‌​ ‌‌ ​​‌ ‌‌‌‍​‍‌‍ ​‌‍‍‌‌ ​ ‌‍‍​‌‍‌‌‌‍‌​​‍​‍‌ ‌ Partner Network and position your firm as a trusted energy advisor, all at no cost ​​​​‌ ‍ ​‍​‍‌‍ ‌ ​‍‌‍‍‌‌‍‌ ‌‍‍‌‌‍ ‍​‍​‍​ ‍‍​‍​‍‌ ​ ‌‍​‌‌‍ ‍‌‍‍‌‌ ‌​‌ ‍‌​‍ ‍‌‍‍‌‌‍ ​‍​‍​‍ ​​‍​‍‌‍‍​‌ ​‍‌‍‌‌‌‍‌‍​‍​‍​ ‍‍​‍​‍‌‍‍​‌ ‌​‌ ‌​‌ ​​​ ‍‍​‍ ​‍ ‌‍ ​‌‍ ‌‍​ ‌‍​‌‌‍ ​‌‍‍​‌‍ ‌ ​ ‌ ‌​​ ‍‍​ ​ ​ ​ ​ ​ ​ ​ ​‍ ‌‍‍‌‌‍ ‍‌ ‌​‌‍‌‌‌‍ ‍‌ ‌​​‍ ‌‍‌‌‌‍‌​‌‍‍‌‌ ‌​​‍ ‌‍ ‌‌‍ ‌‍‌​‌‍‌‌​ ‌‌ ​​‌ ​‍‌‍‌‌‌ ​ ‌‍‌‌‌‍ ‍‌ ‌​‌‍​‌‌ ‌​‌‍‍‌‌‍ ‌‍ ‍​ ‍ ‌‍‍‌‌‍‌​​ ‌‌‍‌‍​ ‌‌​ ‍‌​ ​‌​ ​‍‌‍‌‌‌‍​‌​ ‌‌​‍ ‌​ ‌ ​ ‌​‌‍​‌‌‍​‌​‍ ‌​ ‌​​ ​​‌‍​ ‌‍‌​​‍ ‌‌‍​‍‌‍‌‍​ ‍​‌‍​ ​‍ ‌‌‍​ ‌‍‌‌‌‍​ ‌‍‌‌‌‍‌‌​ ​​​ ​‌​ ​‌​ ‌​​ ​‌​ ‍‌‌‍‌​​ ‍ ‌ ‌​‌ ‍‌‌ ​​‌‍‌‌​ ‌‌‍‌‌‌ ‌‍‌‍‌‌‌‍ ‍‌ ‌​​ ‍ ‌ ​​‌‍​‌‌ ‌​‌‍‍​​ ‌‌‍‍​‌‍‌‌‌ ​‍‌‍ ​‍ ‍‌‍​ ‌‍ ‌‍ ‍‌ ‌​‌‍‌‌‌‍ ‍‌ ‌​​‍‌‌​ ‌‌‌​​‍‌‌ ‌‍‍ ‌‍‌‌‌ ‍‌​‍‌‌​ ​ ‌​‌​​‍‌‌​ ​ ‌​‌​​‍‌‌​ ​‍​ ​‍​ ‌‍‌‍​‍​ ‌ ‌‍‌‍​ ‌ ‌‍‌‌‌‍‌​‌‍​‌‌‍​ ‌‍‌‌​ ‍​​ ‌‌​‍‌‌​ ​‍​ ​‍​‍‌‌​ ‌‌‌​‌​​‍ ‍‌‍​ ‌‍‍​‌‍‍‌‌‍ ​‌‍‌​‌ ​‍‌‍‌‌‌‍ ‍​‍‌‌​ ‌‌‌​​‍‌‌ ‌‍‍ ‌‍‌‌‌ ‍‌​‍‌‌​ ​ ‌​‌​​‍‌‌​ ​ ‌​‌​​‍‌‌​ ​‍​ ​‍​ ‌ ​ ​‌​ ‍‌​ ‌ ​ ‍​​ ‌​​ ​​​ ‍‌​ ​ ​ ‌‍​ ‌‌‌‍‌​​‍‌‌​ ​‍​ ​‍​‍‌‌​ ‌‌‌​‌​​‍ ‍‌ ‌​‌‍‌‌‌ ‍​‌ ‌​​ ‌‍​‍‌‍​‌‌ ​ ‌‍‌‌‌‌‌‌‌ ​‍‌‍ ​​ ‌‌‍‍​‌ ‌​‌ ‌​‌ ​​​‍‌‌​ ​ ‌​​‌​‍‌‌​ ​‍‌​‌‍​‍‌‌​ ​‍‌​‌‍‌‍ ​‌‍ ‌‍​ ‌‍​‌‌‍ ​‌‍‍​‌‍ ‌ ​ ‌ ‌​​‍‌‌​ ​ ‌​​‌​ ​ ​ ​ ​ ​ ​ ​ ​‍‌‍‌‍‍‌‌‍‌​​ ‌‌‍‌‍​ ‌‌​ ‍‌​ ​‌​ ​‍‌‍‌‌‌‍​‌​ ‌‌​‍ ‌​ ‌ ​ ‌​‌‍​‌‌‍​‌​‍ ‌​ ‌​​ ​​‌‍​ ‌‍‌​​‍ ‌‌‍​‍‌‍‌‍​ ‍​‌‍​ ​‍ ‌‌‍​ ‌‍‌‌‌‍​ ‌‍‌‌‌‍‌‌​ ​​​ ​‌​ ​‌​ ‌​​ ​‌​ ‍‌‌‍‌​​‍‌‍‌ ‌​‌ ‍‌‌ ​​‌‍‌‌​ ‌‌‍‌‌‌ ‌‍‌‍‌‌‌‍ ‍‌ ‌​​‍‌‍‌ ​​‌‍​‌‌ ‌​‌‍‍​​ ‌‌‍‍​‌‍‌‌‌ ​‍‌‍ ​‍ ‍‌‍​ ‌‍ ‌‍ ‍‌ ‌​‌‍‌‌‌‍ ‍‌ ‌​​‍‌‌​ ‌‌‌​​‍‌‌ ‌‍‍ ‌‍‌‌‌ ‍‌​‍‌‌​ ​ ‌​‌​​‍‌‌​ ​ ‌​‌​​‍‌‌​ ​‍​ ​‍​ ‌‍‌‍​‍​ ‌ ‌‍‌‍​ ‌ ‌‍‌‌‌‍‌​‌‍​‌‌‍​ ‌‍‌‌​ ‍​​ ‌‌​‍‌‌​ ​‍​ ​‍​‍‌‌​ ‌‌‌​‌​​‍ ‍‌‍​ ‌‍‍​‌‍‍‌‌‍ ​‌‍‌​‌ ​‍‌‍‌‌‌‍ ‍​‍‌‌​ ‌‌‌​​‍‌‌ ‌‍‍ ‌‍‌‌‌ ‍‌​‍‌‌​ ​ ‌​‌​​‍‌‌​ ​ ‌​‌​​‍‌‌​ ​‍​ ​‍​ ‌ ​ ​‌​ ‍‌​ ‌ ​ ‍​​ ‌​​ ​​​ ‍‌​ ​ ​ ‌‍​ ‌‌‌‍‌​​‍‌‌​ ​‍​ ​‍​‍‌‌​ ‌‌‌​‌​​‍ ‍‌ ‌​‌‍‌‌‌ ‍​‌ ‌​​‍‌‍‌ ​​‌‍‌‌‌ ​‍‌ ​ ‌ ​​‌‍‌‌‌‍​ ‌ ‌​‌‍‍‌‌ ‌‍‌‍‌‌​ ‌‌ ​​‌ ‌‌‌‍​‍‌‍ ​‌‍‍‌‌ ​ ‌‍‍​‌‍‌‌‌‍‌​​‍​‍‌ ‌
How early engagement on ​​​​‌ ‍ ​‍​‍‌‍ ‌ ​‍‌‍‍‌‌‍‌ ‌‍‍‌‌‍ ‍​‍​‍​ ‍‍​‍​‍‌ ​ ‌‍​‌‌‍ ‍‌‍‍‌‌ ‌​‌ ‍‌​‍ ‍‌‍‍‌‌‍ ​‍​‍​‍ ​​‍​‍‌‍‍​‌ ​‍‌‍‌‌‌‍‌‍​‍​‍​ ‍‍​‍​‍‌‍‍​‌ ‌​‌ ‌​‌ ​​​ ‍‍​‍ ​‍ ‌‍ ​‌‍ ‌‍​ ‌‍​‌‌‍ ​‌‍‍​‌‍ ‌ ​ ‌ ‌​​ ‍‍​ ​ ​ ​ ​ ​ ​ ​ ​‍ ‌‍‍‌‌‍ ‍‌ ‌​‌‍‌‌‌‍ ‍‌ ‌​​‍ ‌‍‌‌‌‍‌​‌‍‍‌‌ ‌​​‍ ‌‍ ‌‌‍ ‌‍‌​‌‍‌‌​ ‌‌ ​​‌ ​‍‌‍‌‌‌ ​ ‌‍‌‌‌‍ ‍‌ ‌​‌‍​‌‌ ‌​‌‍‍‌‌‍ ‌‍ ‍​ ‍ ‌‍‍‌‌‍‌​​ ‌‌‍‌‍​ ‌‌​ ‍‌​ ​‌​ ​‍‌‍‌‌‌‍​‌​ ‌‌​‍ ‌​ ‌ ​ ‌​‌‍​‌‌‍​‌​‍ ‌​ ‌​​ ​​‌‍​ ‌‍‌​​‍ ‌‌‍​‍‌‍‌‍​ ‍​‌‍​ ​‍ ‌‌‍​ ‌‍‌‌‌‍​ ‌‍‌‌‌‍‌‌​ ​​​ ​‌​ ​‌​ ‌​​ ​‌​ ‍‌‌‍‌​​ ‍ ‌ ‌​‌ ‍‌‌ ​​‌‍‌‌​ ‌‌‍‌‌‌ ‌‍‌‍‌‌‌‍ ‍‌ ‌​​ ‍ ‌ ​​‌‍​‌‌ ‌​‌‍‍​​ ‌‌‍‍​‌‍‌‌‌ ​‍‌‍ ​‍ ‍‌‍​ ‌‍ ‌‍ ‍‌ ‌​‌‍‌‌‌‍ ‍‌ ‌​​‍‌‌​ ‌‌‌​​‍‌‌ ‌‍‍ ‌‍‌‌‌ ‍‌​‍‌‌​ ​ ‌​‌​​‍‌‌​ ​ ‌​‌​​‍‌‌​ ​‍​ ​‍‌‍‌​​ ‌‍​ ‌ ‌‍​ ​ ​ ‌‍​‌​ ​ ​ ​​​ ​ ​ ‍‌​ ‌ ‌‍​‌​‍‌‌​ ​‍​ ​‍​‍‌‌​ ‌‌‌​‌​​‍ ‍‌‍​ ‌‍‍​‌‍‍‌‌‍ ​‌‍‌​‌ ​‍‌‍‌‌‌‍ ‍​‍‌‌​ ‌‌‌​​‍‌‌ ‌‍‍ ‌‍‌‌‌ ‍‌​‍‌‌​ ​ ‌​‌​​‍‌‌​ ​ ‌​‌​​‍‌‌​ ​‍​ ​‍​ ​​​ ‍‌​ ​‌‌‍​ ​ ​‍‌‍​‌‌‍​‍‌‍‌‌‌‍‌‍​ ​‌​ ​‍​ ​‍​‍‌‌​ ​‍​ ​‍​‍‌‌​ ‌‌‌​‌​​‍ ‍‌ ‌​‌‍‌‌‌ ‍​‌ ‌​​ ‌‍​‍‌‍​‌‌ ​ ‌‍‌‌‌‌‌‌‌ ​‍‌‍ ​​ ‌‌‍‍​‌ ‌​‌ ‌​‌ ​​​‍‌‌​ ​ ‌​​‌​‍‌‌​ ​‍‌​‌‍​‍‌‌​ ​‍‌​‌‍‌‍ ​‌‍ ‌‍​ ‌‍​‌‌‍ ​‌‍‍​‌‍ ‌ ​ ‌ ‌​​‍‌‌​ ​ ‌​​‌​ ​ ​ ​ ​ ​ ​ ​ ​‍‌‍‌‍‍‌‌‍‌​​ ‌‌‍‌‍​ ‌‌​ ‍‌​ ​‌​ ​‍‌‍‌‌‌‍​‌​ ‌‌​‍ ‌​ ‌ ​ ‌​‌‍​‌‌‍​‌​‍ ‌​ ‌​​ ​​‌‍​ ‌‍‌​​‍ ‌‌‍​‍‌‍‌‍​ ‍​‌‍​ ​‍ ‌‌‍​ ‌‍‌‌‌‍​ ‌‍‌‌‌‍‌‌​ ​​​ ​‌​ ​‌​ ‌​​ ​‌​ ‍‌‌‍‌​​‍‌‍‌ ‌​‌ ‍‌‌ ​​‌‍‌‌​ ‌‌‍‌‌‌ ‌‍‌‍‌‌‌‍ ‍‌ ‌​​‍‌‍‌ ​​‌‍​‌‌ ‌​‌‍‍​​ ‌‌‍‍​‌‍‌‌‌ ​‍‌‍ ​‍ ‍‌‍​ ‌‍ ‌‍ ‍‌ ‌​‌‍‌‌‌‍ ‍‌ ‌​​‍‌‌​ ‌‌‌​​‍‌‌ ‌‍‍ ‌‍‌‌‌ ‍‌​‍‌‌​ ​ ‌​‌​​‍‌‌​ ​ ‌​‌​​‍‌‌​ ​‍​ ​‍‌‍‌​​ ‌‍​ ‌ ‌‍​ ​ ​ ‌‍​‌​ ​ ​ ​​​ ​ ​ ‍‌​ ‌ ‌‍​‌​‍‌‌​ ​‍​ ​‍​‍‌‌​ ‌‌‌​‌​​‍ ‍‌‍​ ‌‍‍​‌‍‍‌‌‍ ​‌‍‌​‌ ​‍‌‍‌‌‌‍ ‍​‍‌‌​ ‌‌‌​​‍‌‌ ‌‍‍ ‌‍‌‌‌ ‍‌​‍‌‌​ ​ ‌​‌​​‍‌‌​ ​ ‌​‌​​‍‌‌​ ​‍​ ​‍​ ​​​ ‍‌​ ​‌‌‍​ ​ ​‍‌‍​‌‌‍​‍‌‍‌‌‌‍‌‍​ ​‌​ ​‍​ ​‍​‍‌‌​ ​‍​ ​‍​‍‌‌​ ‌‌‌​‌​​‍ ‍‌ ‌​‌‍‌‌‌ ‍​‌ ‌​​‍‌‍‌ ​​‌‍‌‌‌ ​‍‌ ​ ‌ ​​‌‍‌‌‌‍​ ‌ ‌​‌‍‍‌‌ ‌‍‌‍‌‌​ ‌‌ ​​‌ ‌‌‌‍​‍‌‍ ​‌‍‍‌‌ ​ ‌‍‍​‌‍‌‌‌‍‌​​‍​‍‌ ‌ pathway selection unlocks deeper incentives before the design is locked in ​​​​‌ ‍ ​‍​‍‌‍ ‌ ​‍‌‍‍‌‌‍‌ ‌‍‍‌‌‍ ‍​‍​‍​ ‍‍​‍​‍‌ ​ ‌‍​‌‌‍ ‍‌‍‍‌‌ ‌​‌ ‍‌​‍ ‍‌‍‍‌‌‍ ​‍​‍​‍ ​​‍​‍‌‍‍​‌ ​‍‌‍‌‌‌‍‌‍​‍​‍​ ‍‍​‍​‍‌‍‍​‌ ‌​‌ ‌​‌ ​​​ ‍‍​‍ ​‍ ‌‍ ​‌‍ ‌‍​ ‌‍​‌‌‍ ​‌‍‍​‌‍ ‌ ​ ‌ ‌​​ ‍‍​ ​ ​ ​ ​ ​ ​ ​ ​‍ ‌‍‍‌‌‍ ‍‌ ‌​‌‍‌‌‌‍ ‍‌ ‌​​‍ ‌‍‌‌‌‍‌​‌‍‍‌‌ ‌​​‍ ‌‍ ‌‌‍ ‌‍‌​‌‍‌‌​ ‌‌ ​​‌ ​‍‌‍‌‌‌ ​ ‌‍‌‌‌‍ ‍‌ ‌​‌‍​‌‌ ‌​‌‍‍‌‌‍ ‌‍ ‍​ ‍ ‌‍‍‌‌‍‌​​ ‌‌‍‌‍​ ‌‌​ ‍‌​ ​‌​ ​‍‌‍‌‌‌‍​‌​ ‌‌​‍ ‌​ ‌ ​ ‌​‌‍​‌‌‍​‌​‍ ‌​ ‌​​ ​​‌‍​ ‌‍‌​​‍ ‌‌‍​‍‌‍‌‍​ ‍​‌‍​ ​‍ ‌‌‍​ ‌‍‌‌‌‍​ ‌‍‌‌‌‍‌‌​ ​​​ ​‌​ ​‌​ ‌​​ ​‌​ ‍‌‌‍‌​​ ‍ ‌ ‌​‌ ‍‌‌ ​​‌‍‌‌​ ‌‌‍‌‌‌ ‌‍‌‍‌‌‌‍ ‍‌ ‌​​ ‍ ‌ ​​‌‍​‌‌ ‌​‌‍‍​​ ‌‌‍‍​‌‍‌‌‌ ​‍‌‍ ​‍ ‍‌‍​ ‌‍ ‌‍ ‍‌ ‌​‌‍‌‌‌‍ ‍‌ ‌​​‍‌‌​ ‌‌‌​​‍‌‌ ‌‍‍ ‌‍‌‌‌ ‍‌​‍‌‌​ ​ ‌​‌​​‍‌‌​ ​ ‌​‌​​‍‌‌​ ​‍​ ​‍‌‍‌​​ ‌‍​ ‌ ‌‍​ ​ ​ ‌‍​‌​ ​ ​ ​​​ ​ ​ ‍‌​ ‌ ‌‍​‌​‍‌‌​ ​‍​ ​‍​‍‌‌​ ‌‌‌​‌​​‍ ‍‌‍​ ‌‍‍​‌‍‍‌‌‍ ​‌‍‌​‌ ​‍‌‍‌‌‌‍ ‍​‍‌‌​ ‌‌‌​​‍‌‌ ‌‍‍ ‌‍‌‌‌ ‍‌​‍‌‌​ ​ ‌​‌​​‍‌‌​ ​ ‌​‌​​‍‌‌​ ​‍​ ​‍‌‍‌‍​ ‌‌​ ‌ ‌‍​ ‌‍‌‌​ ‌ ​ ‍‌‌‍​ ​ ‍‌‌‍‌‍​ ​ ‌‍​ ​‍‌‌​ ​‍​ ​‍​‍‌‌​ ‌‌‌​‌​​‍ ‍‌ ‌​‌‍‌‌‌ ‍​‌ ‌​​ ‌‍​‍‌‍​‌‌ ​ ‌‍‌‌‌‌‌‌‌ ​‍‌‍ ​​ ‌‌‍‍​‌ ‌​‌ ‌​‌ ​​​‍‌‌​ ​ ‌​​‌​‍‌‌​ ​‍‌​‌‍​‍‌‌​ ​‍‌​‌‍‌‍ ​‌‍ ‌‍​ ‌‍​‌‌‍ ​‌‍‍​‌‍ ‌ ​ ‌ ‌​​‍‌‌​ ​ ‌​​‌​ ​ ​ ​ ​ ​ ​ ​ ​‍‌‍‌‍‍‌‌‍‌​​ ‌‌‍‌‍​ ‌‌​ ‍‌​ ​‌​ ​‍‌‍‌‌‌‍​‌​ ‌‌​‍ ‌​ ‌ ​ ‌​‌‍​‌‌‍​‌​‍ ‌​ ‌​​ ​​‌‍​ ‌‍‌​​‍ ‌‌‍​‍‌‍‌‍​ ‍​‌‍​ ​‍ ‌‌‍​ ‌‍‌‌‌‍​ ‌‍‌‌‌‍‌‌​ ​​​ ​‌​ ​‌​ ‌​​ ​‌​ ‍‌‌‍‌​​‍‌‍‌ ‌​‌ ‍‌‌ ​​‌‍‌‌​ ‌‌‍‌‌‌ ‌‍‌‍‌‌‌‍ ‍‌ ‌​​‍‌‍‌ ​​‌‍​‌‌ ‌​‌‍‍​​ ‌‌‍‍​‌‍‌‌‌ ​‍‌‍ ​‍ ‍‌‍​ ‌‍ ‌‍ ‍‌ ‌​‌‍‌‌‌‍ ‍‌ ‌​​‍‌‌​ ‌‌‌​​‍‌‌ ‌‍‍ ‌‍‌‌‌ ‍‌​‍‌‌​ ​ ‌​‌​​‍‌‌​ ​ ‌​‌​​‍‌‌​ ​‍​ ​‍‌‍‌​​ ‌‍​ ‌ ‌‍​ ​ ​ ‌‍​‌​ ​ ​ ​​​ ​ ​ ‍‌​ ‌ ‌‍​‌​‍‌‌​ ​‍​ ​‍​‍‌‌​ ‌‌‌​‌​​‍ ‍‌‍​ ‌‍‍​‌‍‍‌‌‍ ​‌‍‌​‌ ​‍‌‍‌‌‌‍ ‍​‍‌‌​ ‌‌‌​​‍‌‌ ‌‍‍ ‌‍‌‌‌ ‍‌​‍‌‌​ ​ ‌​‌​​‍‌‌​ ​ ‌​‌​​‍‌‌​ ​‍​ ​‍‌‍‌‍​ ‌‌​ ‌ ‌‍​ ‌‍‌‌​ ‌ ​ ‍‌‌‍​ ​ ‍‌‌‍‌‍​ ​ ‌‍​ ​‍‌‌​ ​‍​ ​‍​‍‌‌​ ‌‌‌​‌​​‍ ‍‌ ‌​‌‍‌‌‌ ‍​‌ ‌​​‍‌‍‌ ​​‌‍‌‌‌ ​‍‌ ​ ‌ ​​‌‍‌‌‌‍​ ‌ ‌​‌‍‍‌‌ ‌‍‌‍‌‌​ ‌‌ ​​‌ ‌‌‌‍​‍‌‍ ​‌‍‍‌‌ ​ ‌‍‍​‌‍‌‌‌‍‌​​‍​‍‌ ‌
How to bring ​​​​‌ ‍ ​‍​‍‌‍ ‌ ​‍‌‍‍‌‌‍‌ ‌‍‍‌‌‍ ‍​‍​‍​ ‍‍​‍​‍‌ ​ ‌‍​‌‌‍ ‍‌‍‍‌‌ ‌​‌ ‍‌​‍ ‍‌‍‍‌‌‍ ​‍​‍​‍ ​​‍​‍‌‍‍​‌ ​‍‌‍‌‌‌‍‌‍​‍​‍​ ‍‍​‍​‍‌‍‍​‌ ‌​‌ ‌​‌ ​​​ ‍‍​‍ ​‍ ‌‍ ​‌‍ ‌‍​ ‌‍​‌‌‍ ​‌‍‍​‌‍ ‌ ​ ‌ ‌​​ ‍‍​ ​ ​ ​ ​ ​ ​ ​ ​‍ ‌‍‍‌‌‍ ‍‌ ‌​‌‍‌‌‌‍ ‍‌ ‌​​‍ ‌‍‌‌‌‍‌​‌‍‍‌‌ ‌​​‍ ‌‍ ‌‌‍ ‌‍‌​‌‍‌‌​ ‌‌ ​​‌ ​‍‌‍‌‌‌ ​ ‌‍‌‌‌‍ ‍‌ ‌​‌‍​‌‌ ‌​‌‍‍‌‌‍ ‌‍ ‍​ ‍ ‌‍‍‌‌‍‌​​ ‌‌‍‌‍​ ‌‌​ ‍‌​ ​‌​ ​‍‌‍‌‌‌‍​‌​ ‌‌​‍ ‌​ ‌ ​ ‌​‌‍​‌‌‍​‌​‍ ‌​ ‌​​ ​​‌‍​ ‌‍‌​​‍ ‌‌‍​‍‌‍‌‍​ ‍​‌‍​ ​‍ ‌‌‍​ ‌‍‌‌‌‍​ ‌‍‌‌‌‍‌‌​ ​​​ ​‌​ ​‌​ ‌​​ ​‌​ ‍‌‌‍‌​​ ‍ ‌ ‌​‌ ‍‌‌ ​​‌‍‌‌​ ‌‌‍‌‌‌ ‌‍‌‍‌‌‌‍ ‍‌ ‌​​ ‍ ‌ ​​‌‍​‌‌ ‌​‌‍‍​​ ‌‌‍‍​‌‍‌‌‌ ​‍‌‍ ​‍ ‍‌‍​ ‌‍ ‌‍ ‍‌ ‌​‌‍‌‌‌‍ ‍‌ ‌​​‍‌‌​ ‌‌‌​​‍‌‌ ‌‍‍ ‌‍‌‌‌ ‍‌​‍‌‌​ ​ ‌​‌​​‍‌‌​ ​ ‌​‌​​‍‌‌​ ​‍​ ​‍​ ‍‌‌‍​‌​ ​‍​ ‍​‌‍‌‍​ ‌‌​ ‌​‌‍​‍​ ‌ ​ ​‌​ ‍‌​ ​ ​‍‌‌​ ​‍​ ​‍​‍‌‌​ ‌‌‌​‌​​‍ ‍‌‍​ ‌‍‍​‌‍‍‌‌‍ ​‌‍‌​‌ ​‍‌‍‌‌‌‍ ‍​‍‌‌​ ‌‌‌​​‍‌‌ ‌‍‍ ‌‍‌‌‌ ‍‌​‍‌‌​ ​ ‌​‌​​‍‌‌​ ​ ‌​‌​​‍‌‌​ ​‍​ ​‍​ ​​​ ‍‌​ ​‌‌‍​ ​ ​‍‌‍​‌‌‍​‍‌‍‌‌‌‍‌‍​ ​‌​ ​‍​ ​‍​‍‌‌​ ​‍​ ​‍​‍‌‌​ ‌‌‌​‌​​‍ ‍‌ ‌​‌‍‌‌‌ ‍​‌ ‌​​ ‌‍​‍‌‍​‌‌ ​ ‌‍‌‌‌‌‌‌‌ ​‍‌‍ ​​ ‌‌‍‍​‌ ‌​‌ ‌​‌ ​​​‍‌‌​ ​ ‌​​‌​‍‌‌​ ​‍‌​‌‍​‍‌‌​ ​‍‌​‌‍‌‍ ​‌‍ ‌‍​ ‌‍​‌‌‍ ​‌‍‍​‌‍ ‌ ​ ‌ ‌​​‍‌‌​ ​ ‌​​‌​ ​ ​ ​ ​ ​ ​ ​ ​‍‌‍‌‍‍‌‌‍‌​​ ‌‌‍‌‍​ ‌‌​ ‍‌​ ​‌​ ​‍‌‍‌‌‌‍​‌​ ‌‌​‍ ‌​ ‌ ​ ‌​‌‍​‌‌‍​‌​‍ ‌​ ‌​​ ​​‌‍​ ‌‍‌​​‍ ‌‌‍​‍‌‍‌‍​ ‍​‌‍​ ​‍ ‌‌‍​ ‌‍‌‌‌‍​ ‌‍‌‌‌‍‌‌​ ​​​ ​‌​ ​‌​ ‌​​ ​‌​ ‍‌‌‍‌​​‍‌‍‌ ‌​‌ ‍‌‌ ​​‌‍‌‌​ ‌‌‍‌‌‌ ‌‍‌‍‌‌‌‍ ‍‌ ‌​​‍‌‍‌ ​​‌‍​‌‌ ‌​‌‍‍​​ ‌‌‍‍​‌‍‌‌‌ ​‍‌‍ ​‍ ‍‌‍​ ‌‍ ‌‍ ‍‌ ‌​‌‍‌‌‌‍ ‍‌ ‌​​‍‌‌​ ‌‌‌​​‍‌‌ ‌‍‍ ‌‍‌‌‌ ‍‌​‍‌‌​ ​ ‌​‌​​‍‌‌​ ​ ‌​‌​​‍‌‌​ ​‍​ ​‍​ ‍‌‌‍​‌​ ​‍​ ‍​‌‍‌‍​ ‌‌​ ‌​‌‍​‍​ ‌ ​ ​‌​ ‍‌​ ​ ​‍‌‌​ ​‍​ ​‍​‍‌‌​ ‌‌‌​‌​​‍ ‍‌‍​ ‌‍‍​‌‍‍‌‌‍ ​‌‍‌​‌ ​‍‌‍‌‌‌‍ ‍​‍‌‌​ ‌‌‌​​‍‌‌ ‌‍‍ ‌‍‌‌‌ ‍‌​‍‌‌​ ​ ‌​‌​​‍‌‌​ ​ ‌​‌​​‍‌‌​ ​‍​ ​‍​ ​​​ ‍‌​ ​‌‌‍​ ​ ​‍‌‍​‌‌‍​‍‌‍‌‌‌‍‌‍​ ​‌​ ​‍​ ​‍​‍‌‌​ ​‍​ ​‍​‍‌‌​ ‌‌‌​‌​​‍ ‍‌ ‌​‌‍‌‌‌ ‍​‌ ‌​​‍‌‍‌ ​​‌‍‌‌‌ ​‍‌ ​ ‌ ​​‌‍‌‌‌‍​ ‌ ‌​‌‍‍‌‌ ‌‍‌‍‌‌​ ‌‌ ​​‌ ‌‌‌‍​‍‌‍ ​‌‍‍‌‌ ​ ‌‍‍​‌‍‌‌‌‍‌​​‍​‍‌ ‌ program incentive money to the table that strengthens your client proposals ​​​​‌ ‍ ​‍​‍‌‍ ‌ ​‍‌‍‍‌‌‍‌ ‌‍‍‌‌‍ ‍​‍​‍​ ‍‍​‍​‍‌ ​ ‌‍​‌‌‍ ‍‌‍‍‌‌ ‌​‌ ‍‌​‍ ‍‌‍‍‌‌‍ ​‍​‍​‍ ​​‍​‍‌‍‍​‌ ​‍‌‍‌‌‌‍‌‍​‍​‍​ ‍‍​‍​‍‌‍‍​‌ ‌​‌ ‌​‌ ​​​ ‍‍​‍ ​‍ ‌‍ ​‌‍ ‌‍​ ‌‍​‌‌‍ ​‌‍‍​‌‍ ‌ ​ ‌ ‌​​ ‍‍​ ​ ​ ​ ​ ​ ​ ​ ​‍ ‌‍‍‌‌‍ ‍‌ ‌​‌‍‌‌‌‍ ‍‌ ‌​​‍ ‌‍‌‌‌‍‌​‌‍‍‌‌ ‌​​‍ ‌‍ ‌‌‍ ‌‍‌​‌‍‌‌​ ‌‌ ​​‌ ​‍‌‍‌‌‌ ​ ‌‍‌‌‌‍ ‍‌ ‌​‌‍​‌‌ ‌​‌‍‍‌‌‍ ‌‍ ‍​ ‍ ‌‍‍‌‌‍‌​​ ‌‌‍‌‍​ ‌‌​ ‍‌​ ​‌​ ​‍‌‍‌‌‌‍​‌​ ‌‌​‍ ‌​ ‌ ​ ‌​‌‍​‌‌‍​‌​‍ ‌​ ‌​​ ​​‌‍​ ‌‍‌​​‍ ‌‌‍​‍‌‍‌‍​ ‍​‌‍​ ​‍ ‌‌‍​ ‌‍‌‌‌‍​ ‌‍‌‌‌‍‌‌​ ​​​ ​‌​ ​‌​ ‌​​ ​‌​ ‍‌‌‍‌​​ ‍ ‌ ‌​‌ ‍‌‌ ​​‌‍‌‌​ ‌‌‍‌‌‌ ‌‍‌‍‌‌‌‍ ‍‌ ‌​​ ‍ ‌ ​​‌‍​‌‌ ‌​‌‍‍​​ ‌‌‍‍​‌‍‌‌‌ ​‍‌‍ ​‍ ‍‌‍​ ‌‍ ‌‍ ‍‌ ‌​‌‍‌‌‌‍ ‍‌ ‌​​‍‌‌​ ‌‌‌​​‍‌‌ ‌‍‍ ‌‍‌‌‌ ‍‌​‍‌‌​ ​ ‌​‌​​‍‌‌​ ​ ‌​‌​​‍‌‌​ ​‍​ ​‍​ ‍‌‌‍​‌​ ​‍​ ‍​‌‍‌‍​ ‌‌​ ‌​‌‍​‍​ ‌ ​ ​‌​ ‍‌​ ​ ​‍‌‌​ ​‍​ ​‍​‍‌‌​ ‌‌‌​‌​​‍ ‍‌‍​ ‌‍‍​‌‍‍‌‌‍ ​‌‍‌​‌ ​‍‌‍‌‌‌‍ ‍​‍‌‌​ ‌‌‌​​‍‌‌ ‌‍‍ ‌‍‌‌‌ ‍‌​‍‌‌​ ​ ‌​‌​​‍‌‌​ ​ ‌​‌​​‍‌‌​ ​‍​ ​‍‌‍‌‌​ ​​​ ‌​​ ​‌​ ‍‌‌‍​‍‌‍​‍​ ‌ ​ ‍​​ ‌​‌‍​ ​ ‌​​‍‌‌​ ​‍​ ​‍​‍‌‌​ ‌‌‌​‌​​‍ ‍‌ ‌​‌‍‌‌‌ ‍​‌ ‌​​ ‌‍​‍‌‍​‌‌ ​ ‌‍‌‌‌‌‌‌‌ ​‍‌‍ ​​ ‌‌‍‍​‌ ‌​‌ ‌​‌ ​​​‍‌‌​ ​ ‌​​‌​‍‌‌​ ​‍‌​‌‍​‍‌‌​ ​‍‌​‌‍‌‍ ​‌‍ ‌‍​ ‌‍​‌‌‍ ​‌‍‍​‌‍ ‌ ​ ‌ ‌​​‍‌‌​ ​ ‌​​‌​ ​ ​ ​ ​ ​ ​ ​ ​‍‌‍‌‍‍‌‌‍‌​​ ‌‌‍‌‍​ ‌‌​ ‍‌​ ​‌​ ​‍‌‍‌‌‌‍​‌​ ‌‌​‍ ‌​ ‌ ​ ‌​‌‍​‌‌‍​‌​‍ ‌​ ‌​​ ​​‌‍​ ‌‍‌​​‍ ‌‌‍​‍‌‍‌‍​ ‍​‌‍​ ​‍ ‌‌‍​ ‌‍‌‌‌‍​ ‌‍‌‌‌‍‌‌​ ​​​ ​‌​ ​‌​ ‌​​ ​‌​ ‍‌‌‍‌​​‍‌‍‌ ‌​‌ ‍‌‌ ​​‌‍‌‌​ ‌‌‍‌‌‌ ‌‍‌‍‌‌‌‍ ‍‌ ‌​​‍‌‍‌ ​​‌‍​‌‌ ‌​‌‍‍​​ ‌‌‍‍​‌‍‌‌‌ ​‍‌‍ ​‍ ‍‌‍​ ‌‍ ‌‍ ‍‌ ‌​‌‍‌‌‌‍ ‍‌ ‌​​‍‌‌​ ‌‌‌​​‍‌‌ ‌‍‍ ‌‍‌‌‌ ‍‌​‍‌‌​ ​ ‌​‌​​‍‌‌​ ​ ‌​‌​​‍‌‌​ ​‍​ ​‍​ ‍‌‌‍​‌​ ​‍​ ‍​‌‍‌‍​ ‌‌​ ‌​‌‍​‍​ ‌ ​ ​‌​ ‍‌​ ​ ​‍‌‌​ ​‍​ ​‍​‍‌‌​ ‌‌‌​‌​​‍ ‍‌‍​ ‌‍‍​‌‍‍‌‌‍ ​‌‍‌​‌ ​‍‌‍‌‌‌‍ ‍​‍‌‌​ ‌‌‌​​‍‌‌ ‌‍‍ ‌‍‌‌‌ ‍‌​‍‌‌​ ​ ‌​‌​​‍‌‌​ ​ ‌​‌​​‍‌‌​ ​‍​ ​‍‌‍‌‌​ ​​​ ‌​​ ​‌​ ‍‌‌‍​‍‌‍​‍​ ‌ ​ ‍​​ ‌​‌‍​ ​ ‌​​‍‌‌​ ​‍​ ​‍​‍‌‌​ ‌‌‌​‌​​‍ ‍‌ ‌​‌‍‌‌‌ ‍​‌ ‌​​‍‌‍‌ ​​‌‍‌‌‌ ​‍‌ ​ ‌ ​​‌‍‌‌‌‍​ ‌ ‌​‌‍‍‌‌ ‌‍‌‍‌‌​ ‌‌ ​​‌ ‌‌‌‍​‍‌‍ ​‌‍‍‌‌ ​ ‌‍‍​‌‍‌‌‌‍‌​​‍​‍‌ ‌
How free and cost-share ​​​​‌ ‍ ​‍​‍‌‍ ‌ ​‍‌‍‍‌‌‍‌ ‌‍‍‌‌‍ ‍​‍​‍​ ‍‍​‍​‍‌ ​ ‌‍​‌‌‍ ‍‌‍‍‌‌ ‌​‌ ‍‌​‍ ‍‌‍‍‌‌‍ ​‍​‍​‍ ​​‍​‍‌‍‍​‌ ​‍‌‍‌‌‌‍‌‍​‍​‍​ ‍‍​‍​‍‌‍‍​‌ ‌​‌ ‌​‌ ​​​ ‍‍​‍ ​‍ ‌‍ ​‌‍ ‌‍​ ‌‍​‌‌‍ ​‌‍‍​‌‍ ‌ ​ ‌ ‌​​ ‍‍​ ​ ​ ​ ​ ​ ​ ​ ​‍ ‌‍‍‌‌‍ ‍‌ ‌​‌‍‌‌‌‍ ‍‌ ‌​​‍ ‌‍‌‌‌‍‌​‌‍‍‌‌ ‌​​‍ ‌‍ ‌‌‍ ‌‍‌​‌‍‌‌​ ‌‌ ​​‌ ​‍‌‍‌‌‌ ​ ‌‍‌‌‌‍ ‍‌ ‌​‌‍​‌‌ ‌​‌‍‍‌‌‍ ‌‍ ‍​ ‍ ‌‍‍‌‌‍‌​​ ‌‌‍‌‍​ ‌‌​ ‍‌​ ​‌​ ​‍‌‍‌‌‌‍​‌​ ‌‌​‍ ‌​ ‌ ​ ‌​‌‍​‌‌‍​‌​‍ ‌​ ‌​​ ​​‌‍​ ‌‍‌​​‍ ‌‌‍​‍‌‍‌‍​ ‍​‌‍​ ​‍ ‌‌‍​ ‌‍‌‌‌‍​ ‌‍‌‌‌‍‌‌​ ​​​ ​‌​ ​‌​ ‌​​ ​‌​ ‍‌‌‍‌​​ ‍ ‌ ‌​‌ ‍‌‌ ​​‌‍‌‌​ ‌‌‍‌‌‌ ‌‍‌‍‌‌‌‍ ‍‌ ‌​​ ‍ ‌ ​​‌‍​‌‌ ‌​‌‍‍​​ ‌‌‍‍​‌‍‌‌‌ ​‍‌‍ ​‍ ‍‌‍​ ‌‍ ‌‍ ‍‌ ‌​‌‍‌‌‌‍ ‍‌ ‌​​‍‌‌​ ‌‌‌​​‍‌‌ ‌‍‍ ‌‍‌‌‌ ‍‌​‍‌‌​ ​ ‌​‌​​‍‌‌​ ​ ‌​‌​​‍‌‌​ ​‍​ ​‍‌‍‌‍​ ​​​ ‍‌​ ‍​​ ​ ​ ‍​‌‍​‍​ ‌ ​ ​‌‌‍​‌​ ‌ ​ ​​​‍‌‌​ ​‍​ ​‍​‍‌‌​ ‌‌‌​‌​​‍ ‍‌‍​ ‌‍‍​‌‍‍‌‌‍ ​‌‍‌​‌ ​‍‌‍‌‌‌‍ ‍​‍‌‌​ ‌‌‌​​‍‌‌ ‌‍‍ ‌‍‌‌‌ ‍‌​‍‌‌​ ​ ‌​‌​​‍‌‌​ ​ ‌​‌​​‍‌‌​ ​‍​ ​‍​ ​​​ ‍‌​ ​‌‌‍​ ​ ​‍‌‍​‌‌‍​‍‌‍‌‌‌‍‌‍​ ​‌​ ​‍​ ​‍​‍‌‌​ ​‍​ ​‍​‍‌‌​ ‌‌‌​‌​​‍ ‍‌ ‌​‌‍‌‌‌ ‍​‌ ‌​​ ‌‍​‍‌‍​‌‌ ​ ‌‍‌‌‌‌‌‌‌ ​‍‌‍ ​​ ‌‌‍‍​‌ ‌​‌ ‌​‌ ​​​‍‌‌​ ​ ‌​​‌​‍‌‌​ ​‍‌​‌‍​‍‌‌​ ​‍‌​‌‍‌‍ ​‌‍ ‌‍​ ‌‍​‌‌‍ ​‌‍‍​‌‍ ‌ ​ ‌ ‌​​‍‌‌​ ​ ‌​​‌​ ​ ​ ​ ​ ​ ​ ​ ​‍‌‍‌‍‍‌‌‍‌​​ ‌‌‍‌‍​ ‌‌​ ‍‌​ ​‌​ ​‍‌‍‌‌‌‍​‌​ ‌‌​‍ ‌​ ‌ ​ ‌​‌‍​‌‌‍​‌​‍ ‌​ ‌​​ ​​‌‍​ ‌‍‌​​‍ ‌‌‍​‍‌‍‌‍​ ‍​‌‍​ ​‍ ‌‌‍​ ‌‍‌‌‌‍​ ‌‍‌‌‌‍‌‌​ ​​​ ​‌​ ​‌​ ‌​​ ​‌​ ‍‌‌‍‌​​‍‌‍‌ ‌​‌ ‍‌‌ ​​‌‍‌‌​ ‌‌‍‌‌‌ ‌‍‌‍‌‌‌‍ ‍‌ ‌​​‍‌‍‌ ​​‌‍​‌‌ ‌​‌‍‍​​ ‌‌‍‍​‌‍‌‌‌ ​‍‌‍ ​‍ ‍‌‍​ ‌‍ ‌‍ ‍‌ ‌​‌‍‌‌‌‍ ‍‌ ‌​​‍‌‌​ ‌‌‌​​‍‌‌ ‌‍‍ ‌‍‌‌‌ ‍‌​‍‌‌​ ​ ‌​‌​​‍‌‌​ ​ ‌​‌​​‍‌‌​ ​‍​ ​‍‌‍‌‍​ ​​​ ‍‌​ ‍​​ ​ ​ ‍​‌‍​‍​ ‌ ​ ​‌‌‍​‌​ ‌ ​ ​​​‍‌‌​ ​‍​ ​‍​‍‌‌​ ‌‌‌​‌​​‍ ‍‌‍​ ‌‍‍​‌‍‍‌‌‍ ​‌‍‌​‌ ​‍‌‍‌‌‌‍ ‍​‍‌‌​ ‌‌‌​​‍‌‌ ‌‍‍ ‌‍‌‌‌ ‍‌​‍‌‌​ ​ ‌​‌​​‍‌‌​ ​ ‌​‌​​‍‌‌​ ​‍​ ​‍​ ​​​ ‍‌​ ​‌‌‍​ ​ ​‍‌‍​‌‌‍​‍‌‍‌‌‌‍‌‍​ ​‌​ ​‍​ ​‍​‍‌‌​ ​‍​ ​‍​‍‌‌​ ‌‌‌​‌​​‍ ‍‌ ‌​‌‍‌‌‌ ‍​‌ ‌​​‍‌‍‌ ​​‌‍‌‌‌ ​‍‌ ​ ‌ ​​‌‍‌‌‌‍​ ‌ ‌​‌‍‍‌‌ ‌‍‌‍‌‌​ ‌‌ ​​‌ ‌‌‌‍​‍‌‍ ​‌‍‍‌‌ ​ ‌‍‍​‌‍‌‌‌‍‌​​‍​‍‌ ‌ Coop Marketing can extend your firm's visibility ​​​​‌ ‍ ​‍​‍‌‍ ‌ ​‍‌‍‍‌‌‍‌ ‌‍‍‌‌‍ ‍​‍​‍​ ‍‍​‍​‍‌ ​ ‌‍​‌‌‍ ‍‌‍‍‌‌ ‌​‌ ‍‌​‍ ‍‌‍‍‌‌‍ ​‍​‍​‍ ​​‍​‍‌‍‍​‌ ​‍‌‍‌‌‌‍‌‍​‍​‍​ ‍‍​‍​‍‌‍‍​‌ ‌​‌ ‌​‌ ​​​ ‍‍​‍ ​‍ ‌‍ ​‌‍ ‌‍​ ‌‍​‌‌‍ ​‌‍‍​‌‍ ‌ ​ ‌ ‌​​ ‍‍​ ​ ​ ​ ​ ​ ​ ​ ​‍ ‌‍‍‌‌‍ ‍‌ ‌​‌‍‌‌‌‍ ‍‌ ‌​​‍ ‌‍‌‌‌‍‌​‌‍‍‌‌ ‌​​‍ ‌‍ ‌‌‍ ‌‍‌​‌‍‌‌​ ‌‌ ​​‌ ​‍‌‍‌‌‌ ​ ‌‍‌‌‌‍ ‍‌ ‌​‌‍​‌‌ ‌​‌‍‍‌‌‍ ‌‍ ‍​ ‍ ‌‍‍‌‌‍‌​​ ‌‌‍‌‍​ ‌‌​ ‍‌​ ​‌​ ​‍‌‍‌‌‌‍​‌​ ‌‌​‍ ‌​ ‌ ​ ‌​‌‍​‌‌‍​‌​‍ ‌​ ‌​​ ​​‌‍​ ‌‍‌​​‍ ‌‌‍​‍‌‍‌‍​ ‍​‌‍​ ​‍ ‌‌‍​ ‌‍‌‌‌‍​ ‌‍‌‌‌‍‌‌​ ​​​ ​‌​ ​‌​ ‌​​ ​‌​ ‍‌‌‍‌​​ ‍ ‌ ‌​‌ ‍‌‌ ​​‌‍‌‌​ ‌‌‍‌‌‌ ‌‍‌‍‌‌‌‍ ‍‌ ‌​​ ‍ ‌ ​​‌‍​‌‌ ‌​‌‍‍​​ ‌‌‍‍​‌‍‌‌‌ ​‍‌‍ ​‍ ‍‌‍​ ‌‍ ‌‍ ‍‌ ‌​‌‍‌‌‌‍ ‍‌ ‌​​‍‌‌​ ‌‌‌​​‍‌‌ ‌‍‍ ‌‍‌‌‌ ‍‌​‍‌‌​ ​ ‌​‌​​‍‌‌​ ​ ‌​‌​​‍‌‌​ ​‍​ ​‍‌‍‌‍​ ​​​ ‍‌​ ‍​​ ​ ​ ‍​‌‍​‍​ ‌ ​ ​‌‌‍​‌​ ‌ ​ ​​​‍‌‌​ ​‍​ ​‍​‍‌‌​ ‌‌‌​‌​​‍ ‍‌‍​ ‌‍‍​‌‍‍‌‌‍ ​‌‍‌​‌ ​‍‌‍‌‌‌‍ ‍​‍‌‌​ ‌‌‌​​‍‌‌ ‌‍‍ ‌‍‌‌‌ ‍‌​‍‌‌​ ​ ‌​‌​​‍‌‌​ ​ ‌​‌​​‍‌‌​ ​‍​ ​‍‌‍‌‍‌‍​ ‌‍‌‌‌‍‌‍​ ‍‌​ ‌​‌‍​‍‌‍‌​​ ‍​​ ​ ​ ​ ​ ‍‌​‍‌‌​ ​‍​ ​‍​‍‌‌​ ‌‌‌​‌​​‍ ‍‌ ‌​‌‍‌‌‌ ‍​‌ ‌​​ ‌‍​‍‌‍​‌‌ ​ ‌‍‌‌‌‌‌‌‌ ​‍‌‍ ​​ ‌‌‍‍​‌ ‌​‌ ‌​‌ ​​​‍‌‌​ ​ ‌​​‌​‍‌‌​ ​‍‌​‌‍​‍‌‌​ ​‍‌​‌‍‌‍ ​‌‍ ‌‍​ ‌‍​‌‌‍ ​‌‍‍​‌‍ ‌ ​ ‌ ‌​​‍‌‌​ ​ ‌​​‌​ ​ ​ ​ ​ ​ ​ ​ ​‍‌‍‌‍‍‌‌‍‌​​ ‌‌‍‌‍​ ‌‌​ ‍‌​ ​‌​ ​‍‌‍‌‌‌‍​‌​ ‌‌​‍ ‌​ ‌ ​ ‌​‌‍​‌‌‍​‌​‍ ‌​ ‌​​ ​​‌‍​ ‌‍‌​​‍ ‌‌‍​‍‌‍‌‍​ ‍​‌‍​ ​‍ ‌‌‍​ ‌‍‌‌‌‍​ ‌‍‌‌‌‍‌‌​ ​​​ ​‌​ ​‌​ ‌​​ ​‌​ ‍‌‌‍‌​​‍‌‍‌ ‌​‌ ‍‌‌ ​​‌‍‌‌​ ‌‌‍‌‌‌ ‌‍‌‍‌‌‌‍ ‍‌ ‌​​‍‌‍‌ ​​‌‍​‌‌ ‌​‌‍‍​​ ‌‌‍‍​‌‍‌‌‌ ​‍‌‍ ​‍ ‍‌‍​ ‌‍ ‌‍ ‍‌ ‌​‌‍‌‌‌‍ ‍‌ ‌​​‍‌‌​ ‌‌‌​​‍‌‌ ‌‍‍ ‌‍‌‌‌ ‍‌​‍‌‌​ ​ ‌​‌​​‍‌‌​ ​ ‌​‌​​‍‌‌​ ​‍​ ​‍‌‍‌‍​ ​​​ ‍‌​ ‍​​ ​ ​ ‍​‌‍​‍​ ‌ ​ ​‌‌‍​‌​ ‌ ​ ​​​‍‌‌​ ​‍​ ​‍​‍‌‌​ ‌‌‌​‌​​‍ ‍‌‍​ ‌‍‍​‌‍‍‌‌‍ ​‌‍‌​‌ ​‍‌‍‌‌‌‍ ‍​‍‌‌​ ‌‌‌​​‍‌‌ ‌‍‍ ‌‍‌‌‌ ‍‌​‍‌‌​ ​ ‌​‌​​‍‌‌​ ​ ‌​‌​​‍‌‌​ ​‍​ ​‍‌‍‌‍‌‍​ ‌‍‌‌‌‍‌‍​ ‍‌​ ‌​‌‍​‍‌‍‌​​ ‍​​ ​ ​ ​ ​ ‍‌​‍‌‌​ ​‍​ ​‍​‍‌‌​ ‌‌‌​‌​​‍ ‍‌ ‌​‌‍‌‌‌ ‍​‌ ‌​​‍‌‍‌ ​​‌‍‌‌‌ ​‍‌ ​ ‌ ​​‌‍‌‌‌‍​ ‌ ‌​‌‍‍‌‌ ‌‍‌‍‌‌​ ‌‌ ​​‌ ‌‌‌‍​‍‌‍ ​‌‍‍‌‌ ​ ‌‍‍​‌‍‌‌‌‍‌​​‍​‍‌ ‌
Q&A session to follow.
Meeting Details ​​​​‌ ‍ ​‍​‍‌‍ ‌ ​‍‌‍‍‌‌‍‌ ‌‍‍‌‌‍ ‍​‍​‍​ ‍‍​‍​‍‌ ​ ‌‍​‌‌‍ ‍‌‍‍‌‌ ‌​‌ ‍‌​‍ ‍‌‍‍‌‌‍ ​‍​‍​‍ ​​‍​‍‌‍‍​‌ ​‍‌‍‌‌‌‍‌‍​‍​‍​ ‍‍​‍​‍‌‍‍​‌ ‌​‌ ‌​‌ ​​​ ‍‍​‍ ​‍ ‌‍ ​‌‍ ‌‍​ ‌‍​‌‌‍ ​‌‍‍​‌‍ ‌ ​ ‌ ‌​​ ‍‍​ ​ ​ ​ ​ ​ ​ ​ ​‍ ‌‍‍‌‌‍ ‍‌ ‌​‌‍‌‌‌‍ ‍‌ ‌​​‍ ‌‍‌‌‌‍‌​‌‍‍‌‌ ‌​​‍ ‌‍ ‌‌‍ ‌‍‌​‌‍‌‌​ ‌‌ ​​‌ ​‍‌‍‌‌‌ ​ ‌‍‌‌‌‍ ‍‌ ‌​‌‍​‌‌ ‌​‌‍‍‌‌‍ ‌‍ ‍​ ‍ ‌‍‍‌‌‍‌​​ ‌‌‍‌‍​ ‌‌​ ‍‌​ ​‌​ ​‍‌‍‌‌‌‍​‌​ ‌‌​‍ ‌​ ‌ ​ ‌​‌‍​‌‌‍​‌​‍ ‌​ ‌​​ ​​‌‍​ ‌‍‌​​‍ ‌‌‍​‍‌‍‌‍​ ‍​‌‍​ ​‍ ‌‌‍​ ‌‍‌‌‌‍​ ‌‍‌‌‌‍‌‌​ ​​​ ​‌​ ​‌​ ‌​​ ​‌​ ‍‌‌‍‌​​ ‍ ‌ ‌​‌ ‍‌‌ ​​‌‍‌‌​ ‌‌‍‌‌‌ ‌‍‌‍‌‌‌‍ ‍‌ ‌​​ ‍ ‌ ​​‌‍​‌‌ ‌​‌‍‍​​ ‌‌ ​ ‌‍‌‌‌‍​ ‌ ‌​‌‍‍‌‌‍ ‌‍ ‍‌ ​ ​‍‌‌​ ‌‌‌​​‍‌‌ ‌‍‍ ‌‍‌‌‌ ‍‌​‍‌‌​ ​ ‌​‌​​‍‌‌​ ​ ‌​‌​​‍‌‌​ ​‍​ ​‍‌‍‌​​ ‌‌​ ​‍​ ‌‌‌‍​ ‌‍​‍​ ​‌​ ‍​​ ‌ ​ ​‌​ ‍​​ ​​​‍‌‌​ ​‍​ ​‍​‍‌‌​ ‌‌‌​‌​​‍ ‍‌‍‍​‌‍‌‌‌‍​‌‌‍‌​‌‍‍‌‌‍ ‍‌‍‌ ​ ‌‍​‍‌‍​‌‌ ​ ‌‍‌‌‌‌‌‌‌ ​‍‌‍ ​​ ‌‌‍‍​‌ ‌​‌ ‌​‌ ​​​‍‌‌​ ​ ‌​​‌​‍‌‌​ ​‍‌​‌‍​‍‌‌​ ​‍‌​‌‍‌‍ ​‌‍ ‌‍​ ‌‍​‌‌‍ ​‌‍‍​‌‍ ‌ ​ ‌ ‌​​‍‌‌​ ​ ‌​​‌​ ​ ​ ​ ​ ​ ​ ​ ​‍‌‍‌‍‍‌‌‍‌​​ ‌‌‍‌‍​ ‌‌​ ‍‌​ ​‌​ ​‍‌‍‌‌‌‍​‌​ ‌‌​‍ ‌​ ‌ ​ ‌​‌‍​‌‌‍​‌​‍ ‌​ ‌​​ ​​‌‍​ ‌‍‌​​‍ ‌‌‍​‍‌‍‌‍​ ‍​‌‍​ ​‍ ‌‌‍​ ‌‍‌‌‌‍​ ‌‍‌‌‌‍‌‌​ ​​​ ​‌​ ​‌​ ‌​​ ​‌​ ‍‌‌‍‌​​‍‌‍‌ ‌​‌ ‍‌‌ ​​‌‍‌‌​ ‌‌‍‌‌‌ ‌‍‌‍‌‌‌‍ ‍‌ ‌​​‍‌‍‌ ​​‌‍​‌‌ ‌​‌‍‍​​ ‌‌ ​ ‌‍‌‌‌‍​ ‌ ‌​‌‍‍‌‌‍ ‌‍ ‍‌ ​ ​‍‌‌​ ‌‌‌​​‍‌‌ ‌‍‍ ‌‍‌‌‌ ‍‌​‍‌‌​ ​ ‌​‌​​‍‌‌​ ​ ‌​‌​​‍‌‌​ ​‍​ ​‍‌‍‌​​ ‌‌​ ​‍​ ‌‌‌‍​ ‌‍​‍​ ​‌​ ‍​​ ‌ ​ ​‌​ ‍​​ ​​​‍‌‌​ ​‍​ ​‍​‍‌‌​ ‌‌‌​‌​​‍ ‍‌‍‍​‌‍‌‌‌‍​‌‌‍‌​‌‍‍‌‌‍ ‍‌‍‌ ​‍‌‍‌ ​​‌‍‌‌‌ ​‍‌ ​ ‌ ​​‌‍‌‌‌‍​ ‌ ‌​‌‍‍‌‌ ‌‍‌‍‌‌​ ‌‌ ​​‌ ‌‌‌‍​‍‌‍ ​‌‍‍‌‌ ​ ‌‍‍​‌‍‌‌‌‍‌​​‍​‍‌ ‌
Webinar Only​​​​‌ ‍ ​‍​‍‌‍ ‌ ​‍‌‍‍‌‌‍‌ ‌‍‍‌‌‍ ‍​‍​‍​ ‍‍​‍​‍‌ ​ ‌‍​‌‌‍ ‍‌‍‍‌‌ ‌​‌ ‍‌​‍ ‍‌‍‍‌‌‍ ​‍​‍​‍ ​​‍​‍‌‍‍​‌ ​‍‌‍‌‌‌‍‌‍​‍​‍​ ‍‍​‍​‍‌‍‍​‌ ‌​‌ ‌​‌ ​​​ ‍‍​‍ ​‍ ‌‍ ​‌‍ ‌‍​ ‌‍​‌‌‍ ​‌‍‍​‌‍ ‌ ​ ‌ ‌​​ ‍‍​ ​ ​ ​ ​ ​ ​ ​ ​‍ ‌‍‍‌‌‍ ‍‌ ‌​‌‍‌‌‌‍ ‍‌ ‌​​‍ ‌‍‌‌‌‍‌​‌‍‍‌‌ ‌​​‍ ‌‍ ‌‌‍ ‌‍‌​‌‍‌‌​ ‌‌ ​​‌ ​‍‌‍‌‌‌ ​ ‌‍‌‌‌‍ ‍‌ ‌​‌‍​‌‌ ‌​‌‍‍‌‌‍ ‌‍ ‍​ ‍ ‌‍‍‌‌‍‌​​ ‌‌‍‌‍​ ‌‌​ ‍‌​ ​‌​ ​‍‌‍‌‌‌‍​‌​ ‌‌​‍ ‌​ ‌ ​ ‌​‌‍​‌‌‍​‌​‍ ‌​ ‌​​ ​​‌‍​ ‌‍‌​​‍ ‌‌‍​‍‌‍‌‍​ ‍​‌‍​ ​‍ ‌‌‍​ ‌‍‌‌‌‍​ ‌‍‌‌‌‍‌‌​ ​​​ ​‌​ ​‌​ ‌​​ ​‌​ ‍‌‌‍‌​​ ‍ ‌ ‌​‌ ‍‌‌ ​​‌‍‌‌​ ‌‌‍‌‌‌ ‌‍‌‍‌‌‌‍ ‍‌ ‌​​ ‍ ‌ ​​‌‍​‌‌ ‌​‌‍‍​​ ‌‌ ​ ‌‍‌‌‌‍​ ‌ ‌​‌‍‍‌‌‍ ‌‍ ‍‌ ​ ​‍‌‌​ ‌‌‌​​‍‌‌ ‌‍‍ ‌‍‌‌‌ ‍‌​‍‌‌​ ​ ‌​‌​​‍‌‌​ ​ ‌​‌​​‍‌‌​ ​‍​ ​‍‌‍‌​​ ‌‌​ ​‍​ ‌‌‌‍​ ‌‍​‍​ ​‌​ ‍​​ ‌ ​ ​‌​ ‍​​ ​​​‍‌‌​ ​‍​ ​‍​‍‌‌​ ‌‌‌​‌​​‍ ‍‌‍​ ‌‍ ‌‍ ‍‌ ‌​‌‍‌‌‌‍ ‍‌ ‌​​‍‌‌​ ‌‌‌​​‍‌‌ ‌‍‍ ‌‍‌‌‌ ‍‌​‍‌‌​ ​ ‌​‌​​‍‌‌​ ​ ‌​‌​​‍‌‌​ ​‍​ ​‍​ ​‍​ ‍‌‌‍​‌‌‍​‍‌‍​ ​ ​​​ ‍​‌‍‌​​ ‌‌‌‍‌​‌‍​‍‌‍​‌​‍‌‌​ ​‍​ ​‍​‍‌‌​ ‌‌‌​‌​​‍ ‍‌‍​ ‌‍‍​‌‍‍‌‌‍ ​‌‍‌​‌ ​‍‌‍‌‌‌‍ ‍​‍‌‌​ ‌‌‌​​‍‌‌ ‌‍‍ ‌‍‌‌‌ ‍‌​‍‌‌​ ​ ‌​‌​​‍‌‌​ ​ ‌​‌​​‍‌‌​ ​‍​ ​‍​ ​​​ ​​​ ‌​​ ​​‌‍‌​​ ‌ ​ ‍​‌‍​ ​ ​ ‌‍​‌‌‍‌‌​ ​​​‍‌‌​ ​‍​ ​‍​‍‌‌​ ‌‌‌​‌​​‍ ‍‌ ‌​‌‍‌‌‌ ‍​‌ ‌​​ ‌‍​‍‌‍​‌‌ ​ ‌‍‌‌‌‌‌‌‌ ​‍‌‍ ​​ ‌‌‍‍​‌ ‌​‌ ‌​‌ ​​​‍‌‌​ ​ ‌​​‌​‍‌‌​ ​‍‌​‌‍​‍‌‌​ ​‍‌​‌‍‌‍ ​‌‍ ‌‍​ ‌‍​‌‌‍ ​‌‍‍​‌‍ ‌ ​ ‌ ‌​​‍‌‌​ ​ ‌​​‌​ ​ ​ ​ ​ ​ ​ ​ ​‍‌‍‌‍‍‌‌‍‌​​ ‌‌‍‌‍​ ‌‌​ ‍‌​ ​‌​ ​‍‌‍‌‌‌‍​‌​ ‌‌​‍ ‌​ ‌ ​ ‌​‌‍​‌‌‍​‌​‍ ‌​ ‌​​ ​​‌‍​ ‌‍‌​​‍ ‌‌‍​‍‌‍‌‍​ ‍​‌‍​ ​‍ ‌‌‍​ ‌‍‌‌‌‍​ ‌‍‌‌‌‍‌‌​ ​​​ ​‌​ ​‌​ ‌​​ ​‌​ ‍‌‌‍‌​​‍‌‍‌ ‌​‌ ‍‌‌ ​​‌‍‌‌​ ‌‌‍‌‌‌ ‌‍‌‍‌‌‌‍ ‍‌ ‌​​‍‌‍‌ ​​‌‍​‌‌ ‌​‌‍‍​​ ‌‌ ​ ‌‍‌‌‌‍​ ‌ ‌​‌‍‍‌‌‍ ‌‍ ‍‌ ​ ​‍‌‌​ ‌‌‌​​‍‌‌ ‌‍‍ ‌‍‌‌‌ ‍‌​‍‌‌​ ​ ‌​‌​​‍‌‌​ ​ ‌​‌​​‍‌‌​ ​‍​ ​‍‌‍‌​​ ‌‌​ ​‍​ ‌‌‌‍​ ‌‍​‍​ ​‌​ ‍​​ ‌ ​ ​‌​ ‍​​ ​​​‍‌‌​ ​‍​ ​‍​‍‌‌​ ‌‌‌​‌​​‍ ‍‌‍​ ‌‍ ‌‍ ‍‌ ‌​‌‍‌‌‌‍ ‍‌ ‌​​‍‌‌​ ‌‌‌​​‍‌‌ ‌‍‍ ‌‍‌‌‌ ‍‌​‍‌‌​ ​ ‌​‌​​‍‌‌​ ​ ‌​‌​​‍‌‌​ ​‍​ ​‍​ ​‍​ ‍‌‌‍​‌‌‍​‍‌‍​ ​ ​​​ ‍​‌‍‌​​ ‌‌‌‍‌​‌‍​‍‌‍​‌​‍‌‌​ ​‍​ ​‍​‍‌‌​ ‌‌‌​‌​​‍ ‍‌‍​ ‌‍‍​‌‍‍‌‌‍ ​‌‍‌​‌ ​‍‌‍‌‌‌‍ ‍​‍‌‌​ ‌‌‌​​‍‌‌ ‌‍‍ ‌‍‌‌‌ ‍‌​‍‌‌​ ​ ‌​‌​​‍‌‌​ ​ ‌​‌​​‍‌‌​ ​‍​ ​‍​ ​​​ ​​​ ‌​​ ​​‌‍‌​​ ‌ ​ ‍​‌‍​ ​ ​ ‌‍​‌‌‍‌‌​ ​​​‍‌‌​ ​‍​ ​‍​‍‌‌​ ‌‌‌​‌​​‍ ‍‌ ‌​‌‍‌‌‌ ‍​‌ ‌​​‍‌‍‌ ​​‌‍‌‌‌ ​‍‌ ​ ‌ ​​‌‍‌‌‌‍​ ‌ ‌​‌‍‍‌‌ ‌‍‌‍‌‌​ ‌‌ ​​‌ ‌‌‌‍​‍‌‍ ​‌‍‍‌‌ ​ ‌‍‍​‌‍‌‌‌‍‌​​‍​‍‌ ‌
Register​​​​‌ ‍ ​‍​‍‌‍ ‌ ​‍‌‍‍‌‌‍‌ ‌‍‍‌‌‍ ‍​‍​‍​ ‍‍​‍​‍‌ ​ ‌‍​‌‌‍ ‍‌‍‍‌‌ ‌​‌ ‍‌​‍ ‍‌‍‍‌‌‍ ​‍​‍​‍ ​​‍​‍‌‍‍​‌ ​‍‌‍‌‌‌‍‌‍​‍​‍​ ‍‍​‍​‍‌‍‍​‌ ‌​‌ ‌​‌ ​​​ ‍‍​‍ ​‍ ‌‍ ​‌‍ ‌‍​ ‌‍​‌‌‍ ​‌‍‍​‌‍ ‌ ​ ‌ ‌​​ ‍‍​ ​ ​ ​ ​ ​ ​ ​ ​‍ ‌‍‍‌‌‍ ‍‌ ‌​‌‍‌‌‌‍ ‍‌ ‌​​‍ ‌‍‌‌‌‍‌​‌‍‍‌‌ ‌​​‍ ‌‍ ‌‌‍ ‌‍‌​‌‍‌‌​ ‌‌ ​​‌ ​‍‌‍‌‌‌ ​ ‌‍‌‌‌‍ ‍‌ ‌​‌‍​‌‌ ‌​‌‍‍‌‌‍ ‌‍ ‍​ ‍ ‌‍‍‌‌‍‌​​ ‌‌‍‌‍​ ‌‌​ ‍‌​ ​‌​ ​‍‌‍‌‌‌‍​‌​ ‌‌​‍ ‌​ ‌ ​ ‌​‌‍​‌‌‍​‌​‍ ‌​ ‌​​ ​​‌‍​ ‌‍‌​​‍ ‌‌‍​‍‌‍‌‍​ ‍​‌‍​ ​‍ ‌‌‍​ ‌‍‌‌‌‍​ ‌‍‌‌‌‍‌‌​ ​​​ ​‌​ ​‌​ ‌​​ ​‌​ ‍‌‌‍‌​​ ‍ ‌ ‌​‌ ‍‌‌ ​​‌‍‌‌​ ‌‌‍‌‌‌ ‌‍‌‍‌‌‌‍ ‍‌ ‌​​ ‍ ‌ ​​‌‍​‌‌ ‌​‌‍‍​​ ‌‌ ​ ‌‍‌‌‌‍​ ‌ ‌​‌‍‍‌‌‍ ‌‍ ‍‌ ​ ​‍‌‌​ ‌‌‌​​‍‌‌ ‌‍‍ ‌‍‌‌‌ ‍‌​‍‌‌​ ​ ‌​‌​​‍‌‌​ ​ ‌​‌​​‍‌‌​ ​‍​ ​‍‌‍‌​​ ‌‌​ ​‍​ ‌‌‌‍​ ‌‍​‍​ ​‌​ ‍​​ ‌ ​ ​‌​ ‍​​ ​​​‍‌‌​ ​‍​ ​‍​‍‌‌​ ‌‌‌​‌​​‍ ‍‌‍​ ‌‍ ‌‍ ‍‌ ‌​‌‍‌‌‌‍ ‍‌ ‌​​‍‌‌​ ‌‌‌​​‍‌‌ ‌‍‍ ‌‍‌‌‌ ‍‌​‍‌‌​ ​ ‌​‌​​‍‌‌​ ​ ‌​‌​​‍‌‌​ ​‍​ ​‍‌‍‌​​ ​ ‌‍​‍‌‍‌‍‌‍‌‌‌‍​ ‌‍​‌​ ​​​ ​​​ ​‍‌‍​‍​ ​ ​‍‌‌​ ​‍​ ​‍​‍‌‌​ ‌‌‌​‌​​‍ ‍‌ ‌​‌‍‌‌‌ ‍​‌ ‌​​ ‌‍​‍‌‍​‌‌ ​ ‌‍‌‌‌‌‌‌‌ ​‍‌‍ ​​ ‌‌‍‍​‌ ‌​‌ ‌​‌ ​​​‍‌‌​ ​ ‌​​‌​‍‌‌​ ​‍‌​‌‍​‍‌‌​ ​‍‌​‌‍‌‍ ​‌‍ ‌‍​ ‌‍​‌‌‍ ​‌‍‍​‌‍ ‌ ​ ‌ ‌​​‍‌‌​ ​ ‌​​‌​ ​ ​ ​ ​ ​ ​ ​ ​‍‌‍‌‍‍‌‌‍‌​​ ‌‌‍‌‍​ ‌‌​ ‍‌​ ​‌​ ​‍‌‍‌‌‌‍​‌​ ‌‌​‍ ‌​ ‌ ​ ‌​‌‍​‌‌‍​‌​‍ ‌​ ‌​​ ​​‌‍​ ‌‍‌​​‍ ‌‌‍​‍‌‍‌‍​ ‍​‌‍​ ​‍ ‌‌‍​ ‌‍‌‌‌‍​ ‌‍‌‌‌‍‌‌​ ​​​ ​‌​ ​‌​ ‌​​ ​‌​ ‍‌‌‍‌​​‍‌‍‌ ‌​‌ ‍‌‌ ​​‌‍‌‌​ ‌‌‍‌‌‌ ‌‍‌‍‌‌‌‍ ‍‌ ‌​​‍‌‍‌ ​​‌‍​‌‌ ‌​‌‍‍​​ ‌‌ ​ ‌‍‌‌‌‍​ ‌ ‌​‌‍‍‌‌‍ ‌‍ ‍‌ ​ ​‍‌‌​ ‌‌‌​​‍‌‌ ‌‍‍ ‌‍‌‌‌ ‍‌​‍‌‌​ ​ ‌​‌​​‍‌‌​ ​ ‌​‌​​‍‌‌​ ​‍​ ​‍‌‍‌​​ ‌‌​ ​‍​ ‌‌‌‍​ ‌‍​‍​ ​‌​ ‍​​ ‌ ​ ​‌​ ‍​​ ​​​‍‌‌​ ​‍​ ​‍​‍‌‌​ ‌‌‌​‌​​‍ ‍‌‍​ ‌‍ ‌‍ ‍‌ ‌​‌‍‌‌‌‍ ‍‌ ‌​​‍‌‌​ ‌‌‌​​‍‌‌ ‌‍‍ ‌‍‌‌‌ ‍‌​‍‌‌​ ​ ‌​‌​​‍‌‌​ ​ ‌​‌​​‍‌‌​ ​‍​ ​‍‌‍‌​​ ​ ‌‍​‍‌‍‌‍‌‍‌‌‌‍​ ‌‍​‌​ ​​​ ​​​ ​‍‌‍​‍​ ​ ​‍‌‌​ ​‍​ ​‍​‍‌‌​ ‌‌‌​‌​​‍ ‍‌ ‌​‌‍‌‌‌ ‍​‌ ‌​​‍‌‍‌ ​​‌‍‌‌‌ ​‍‌ ​ ‌ ​​‌‍‌‌‌‍​ ‌ ‌​‌‍‍‌‌ ‌‍‌‍‌‌​ ‌‌ ​​‌ ‌‌‌‍​‍‌‍ ​‌‍‍‌‌ ​ ‌‍‍​‌‍‌‌‌‍‌​​‍​‍‌ ‌
Tuesday, June 9, 2026​​​​‌ ‍ ​‍​‍‌‍ ‌ ​‍‌‍‍‌‌‍‌ ‌‍‍‌‌‍ ‍​‍​‍​ ‍‍​‍​‍‌ ​ ‌‍​‌‌‍ ‍‌‍‍‌‌ ‌​‌ ‍‌​‍ ‍‌‍‍‌‌‍ ​‍​‍​‍ ​​‍​‍‌‍‍​‌ ​‍‌‍‌‌‌‍‌‍​‍​‍​ ‍‍​‍​‍‌‍‍​‌ ‌​‌ ‌​‌ ​​​ ‍‍​‍ ​‍ ‌‍ ​‌‍ ‌‍​ ‌‍​‌‌‍ ​‌‍‍​‌‍ ‌ ​ ‌ ‌​​ ‍‍​ ​ ​ ​ ​ ​ ​ ​ ​‍ ‌‍‍‌‌‍ ‍‌ ‌​‌‍‌‌‌‍ ‍‌ ‌​​‍ ‌‍‌‌‌‍‌​‌‍‍‌‌ ‌​​‍ ‌‍ ‌‌‍ ‌‍‌​‌‍‌‌​ ‌‌ ​​‌ ​‍‌‍‌‌‌ ​ ‌‍‌‌‌‍ ‍‌ ‌​‌‍​‌‌ ‌​‌‍‍‌‌‍ ‌‍ ‍​ ‍ ‌‍‍‌‌‍‌​​ ‌‌‍‌‍​ ‌‌​ ‍‌​ ​‌​ ​‍‌‍‌‌‌‍​‌​ ‌‌​‍ ‌​ ‌ ​ ‌​‌‍​‌‌‍​‌​‍ ‌​ ‌​​ ​​‌‍​ ‌‍‌​​‍ ‌‌‍​‍‌‍‌‍​ ‍​‌‍​ ​‍ ‌‌‍​ ‌‍‌‌‌‍​ ‌‍‌‌‌‍‌‌​ ​​​ ​‌​ ​‌​ ‌​​ ​‌​ ‍‌‌‍‌​​ ‍ ‌ ‌​‌ ‍‌‌ ​​‌‍‌‌​ ‌‌‍‌‌‌ ‌‍‌‍‌‌‌‍ ‍‌ ‌​​ ‍ ‌ ​​‌‍​‌‌ ‌​‌‍‍​​ ‌‌ ​ ‌‍‌‌‌‍​ ‌ ‌​‌‍‍‌‌‍ ‌‍ ‍‌ ​ ​‍‌‌​ ‌‌‌​​‍‌‌ ‌‍‍ ‌‍‌‌‌ ‍‌​‍‌‌​ ​ ‌​‌​​‍‌‌​ ​ ‌​‌​​‍‌‌​ ​‍​ ​‍‌‍‌​​ ‌‌​ ​‍​ ‌‌‌‍​ ‌‍​‍​ ​‌​ ‍​​ ‌ ​ ​‌​ ‍​​ ​​​‍‌‌​ ​‍​ ​‍​‍‌‌​ ‌‌‌​‌​​‍ ‍‌‍​ ‌‍ ‌‍ ‍‌ ‌​‌‍‌‌‌‍ ‍‌ ‌​​‍‌‌​ ‌‌‌​​‍‌‌ ‌‍‍ ‌‍‌‌‌ ‍‌​‍‌‌​ ​ ‌​‌​​‍‌‌​ ​ ‌​‌​​‍‌‌​ ​‍​ ​‍‌‍‌‌​ ​​​ ‌​​ ​ ‌‍​‌​ ​‌‌‍​‌‌‍‌‌​ ​ ‌‍‌​​ ‌‌​ ‌​​‍‌‌​ ​‍​ ​‍​‍‌‌​ ‌‌‌​‌​​‍ ‍‌‍​ ‌‍‍​‌‍‍‌‌‍ ​‌‍‌​‌ ​‍‌‍‌‌‌‍ ‍​‍‌‌​ ‌‌‌​​‍‌‌ ‌‍‍ ‌‍‌‌‌ ‍‌​‍‌‌​ ​ ‌​‌​​‍‌‌​ ​ ‌​‌​​‍‌‌​ ​‍​ ​‍​ ​‍‌‍​‍​ ​ ​ ‌ ​ ‌‍​ ‌​​ ‌ ‌‍​‌‌‍‌‍‌‍‌​​ ‌‍​ ‌‌​‍‌‌​ ​‍​ ​‍​‍‌‌​ ‌‌‌​‌​​‍ ‍‌ ‌​‌‍‌‌‌ ‍​‌ ‌​​ ‌‍​‍‌‍​‌‌ ​ ‌‍‌‌‌‌‌‌‌ ​‍‌‍ ​​ ‌‌‍‍​‌ ‌​‌ ‌​‌ ​​​‍‌‌​ ​ ‌​​‌​‍‌‌​ ​‍‌​‌‍​‍‌‌​ ​‍‌​‌‍‌‍ ​‌‍ ‌‍​ ‌‍​‌‌‍ ​‌‍‍​‌‍ ‌ ​ ‌ ‌​​‍‌‌​ ​ ‌​​‌​ ​ ​ ​ ​ ​ ​ ​ ​‍‌‍‌‍‍‌‌‍‌​​ ‌‌‍‌‍​ ‌‌​ ‍‌​ ​‌​ ​‍‌‍‌‌‌‍​‌​ ‌‌​‍ ‌​ ‌ ​ ‌​‌‍​‌‌‍​‌​‍ ‌​ ‌​​ ​​‌‍​ ‌‍‌​​‍ ‌‌‍​‍‌‍‌‍​ ‍​‌‍​ ​‍ ‌‌‍​ ‌‍‌‌‌‍​ ‌‍‌‌‌‍‌‌​ ​​​ ​‌​ ​‌​ ‌​​ ​‌​ ‍‌‌‍‌​​‍‌‍‌ ‌​‌ ‍‌‌ ​​‌‍‌‌​ ‌‌‍‌‌‌ ‌‍‌‍‌‌‌‍ ‍‌ ‌​​‍‌‍‌ ​​‌‍​‌‌ ‌​‌‍‍​​ ‌‌ ​ ‌‍‌‌‌‍​ ‌ ‌​‌‍‍‌‌‍ ‌‍ ‍‌ ​ ​‍‌‌​ ‌‌‌​​‍‌‌ ‌‍‍ ‌‍‌‌‌ ‍‌​‍‌‌​ ​ ‌​‌​​‍‌‌​ ​ ‌​‌​​‍‌‌​ ​‍​ ​‍‌‍‌​​ ‌‌​ ​‍​ ‌‌‌‍​ ‌‍​‍​ ​‌​ ‍​​ ‌ ​ ​‌​ ‍​​ ​​​‍‌‌​ ​‍​ ​‍​‍‌‌​ ‌‌‌​‌​​‍ ‍‌‍​ ‌‍ ‌‍ ‍‌ ‌​‌‍‌‌‌‍ ‍‌ ‌​​‍‌‌​ ‌‌‌​​‍‌‌ ‌‍‍ ‌‍‌‌‌ ‍‌​‍‌‌​ ​ ‌​‌​​‍‌‌​ ​ ‌​‌​​‍‌‌​ ​‍​ ​‍‌‍‌‌​ ​​​ ‌​​ ​ ‌‍​‌​ ​‌‌‍​‌‌‍‌‌​ ​ ‌‍‌​​ ‌‌​ ‌​​‍‌‌​ ​‍​ ​‍​‍‌‌​ ‌‌‌​‌​​‍ ‍‌‍​ ‌‍‍​‌‍‍‌‌‍ ​‌‍‌​‌ ​‍‌‍‌‌‌‍ ‍​‍‌‌​ ‌‌‌​​‍‌‌ ‌‍‍ ‌‍‌‌‌ ‍‌​‍‌‌​ ​ ‌​‌​​‍‌‌​ ​ ‌​‌​​‍‌‌​ ​‍​ ​‍​ ​‍‌‍​‍​ ​ ​ ‌ ​ ‌‍​ ‌​​ ‌ ‌‍​‌‌‍‌‍‌‍‌​​ ‌‍​ ‌‌​‍‌‌​ ​‍​ ​‍​‍‌‌​ ‌‌‌​‌​​‍ ‍‌ ‌​‌‍‌‌‌ ‍​‌ ‌​​‍‌‍‌ ​​‌‍‌‌‌ ​‍‌ ​ ‌ ​​‌‍‌‌‌‍​ ‌ ‌​‌‍‍‌‌ ‌‍‌‍‌‌​ ‌‌ ​​‌ ‌‌‌‍​‍‌‍ ​‌‍‍‌‌ ​ ‌‍‍​‌‍‌‌‌‍‌​​‍​‍‌ ‌
Starting at 11:00 a.m.​​​​‌ ‍ ​‍​‍‌‍ ‌ ​‍‌‍‍‌‌‍‌ ‌‍‍‌‌‍ ‍​‍​‍​ ‍‍​‍​‍‌ ​ ‌‍​‌‌‍ ‍‌‍‍‌‌ ‌​‌ ‍‌​‍ ‍‌‍‍‌‌‍ ​‍​‍​‍ ​​‍​‍‌‍‍​‌ ​‍‌‍‌‌‌‍‌‍​‍​‍​ ‍‍​‍​‍‌‍‍​‌ ‌​‌ ‌​‌ ​​​ ‍‍​‍ ​‍ ‌‍ ​‌‍ ‌‍​ ‌‍​‌‌‍ ​‌‍‍​‌‍ ‌ ​ ‌ ‌​​ ‍‍​ ​ ​ ​ ​ ​ ​ ​ ​‍ ‌‍‍‌‌‍ ‍‌ ‌​‌‍‌‌‌‍ ‍‌ ‌​​‍ ‌‍‌‌‌‍‌​‌‍‍‌‌ ‌​​‍ ‌‍ ‌‌‍ ‌‍‌​‌‍‌‌​ ‌‌ ​​‌ ​‍‌‍‌‌‌ ​ ‌‍‌‌‌‍ ‍‌ ‌​‌‍​‌‌ ‌​‌‍‍‌‌‍ ‌‍ ‍​ ‍ ‌‍‍‌‌‍‌​​ ‌‌‍‌‍​ ‌‌​ ‍‌​ ​‌​ ​‍‌‍‌‌‌‍​‌​ ‌‌​‍ ‌​ ‌ ​ ‌​‌‍​‌‌‍​‌​‍ ‌​ ‌​​ ​​‌‍​ ‌‍‌​​‍ ‌‌‍​‍‌‍‌‍​ ‍​‌‍​ ​‍ ‌‌‍​ ‌‍‌‌‌‍​ ‌‍‌‌‌‍‌‌​ ​​​ ​‌​ ​‌​ ‌​​ ​‌​ ‍‌‌‍‌​​ ‍ ‌ ‌​‌ ‍‌‌ ​​‌‍‌‌​ ‌‌‍‌‌‌ ‌‍‌‍‌‌‌‍ ‍‌ ‌​​ ‍ ‌ ​​‌‍​‌‌ ‌​‌‍‍​​ ‌‌ ​ ‌‍‌‌‌‍​ ‌ ‌​‌‍‍‌‌‍ ‌‍ ‍‌ ​ ​‍‌‌​ ‌‌‌​​‍‌‌ ‌‍‍ ‌‍‌‌‌ ‍‌​‍‌‌​ ​ ‌​‌​​‍‌‌​ ​ ‌​‌​​‍‌‌​ ​‍​ ​‍‌‍‌​​ ‌‌​ ​‍​ ‌‌‌‍​ ‌‍​‍​ ​‌​ ‍​​ ‌ ​ ​‌​ ‍​​ ​​​‍‌‌​ ​‍​ ​‍​‍‌‌​ ‌‌‌​‌​​‍ ‍‌‍​ ‌‍ ‌‍ ‍‌ ‌​‌‍‌‌‌‍ ‍‌ ‌​​‍‌‌​ ‌‌‌​​‍‌‌ ‌‍‍ ‌‍‌‌‌ ‍‌​‍‌‌​ ​ ‌​‌​​‍‌‌​ ​ ‌​‌​​‍‌‌​ ​‍​ ​‍‌‍‌​​ ‌‍‌‍​‍‌‍‌​​ ​‍‌‍​‌‌‍‌‌​ ​ ‌‍​ ​ ‌​​ ​‌​ ‌‍​‍‌‌​ ​‍​ ​‍​‍‌‌​ ‌‌‌​‌​​‍ ‍‌‍​ ‌‍‍​‌‍‍‌‌‍ ​‌‍‌​‌ ​‍‌‍‌‌‌‍ ‍​‍‌‌​ ‌‌‌​​‍‌‌ ‌‍‍ ‌‍‌‌‌ ‍‌​‍‌‌​ ​ ‌​‌​​‍‌‌​ ​ ‌​‌​​‍‌‌​ ​‍​ ​‍​ ‌ ‌‍​‍​ ‌‌​ ‌‌‌‍‌​​ ‌‍‌‍‌‌‌‍‌‍​ ​ ​ ​‌​ ​‌​ ‌‌​‍‌‌​ ​‍​ ​‍​‍‌‌​ ‌‌‌​‌​​‍ ‍‌ ‌​‌‍‌‌‌ ‍​‌ ‌​​ ‌‍​‍‌‍​‌‌ ​ ‌‍‌‌‌‌‌‌‌ ​‍‌‍ ​​ ‌‌‍‍​‌ ‌​‌ ‌​‌ ​​​‍‌‌​ ​ ‌​​‌​‍‌‌​ ​‍‌​‌‍​‍‌‌​ ​‍‌​‌‍‌‍ ​‌‍ ‌‍​ ‌‍​‌‌‍ ​‌‍‍​‌‍ ‌ ​ ‌ ‌​​‍‌‌​ ​ ‌​​‌​ ​ ​ ​ ​ ​ ​ ​ ​‍‌‍‌‍‍‌‌‍‌​​ ‌‌‍‌‍​ ‌‌​ ‍‌​ ​‌​ ​‍‌‍‌‌‌‍​‌​ ‌‌​‍ ‌​ ‌ ​ ‌​‌‍​‌‌‍​‌​‍ ‌​ ‌​​ ​​‌‍​ ‌‍‌​​‍ ‌‌‍​‍‌‍‌‍​ ‍​‌‍​ ​‍ ‌‌‍​ ‌‍‌‌‌‍​ ‌‍‌‌‌‍‌‌​ ​​​ ​‌​ ​‌​ ‌​​ ​‌​ ‍‌‌‍‌​​‍‌‍‌ ‌​‌ ‍‌‌ ​​‌‍‌‌​ ‌‌‍‌‌‌ ‌‍‌‍‌‌‌‍ ‍‌ ‌​​‍‌‍‌ ​​‌‍​‌‌ ‌​‌‍‍​​ ‌‌ ​ ‌‍‌‌‌‍​ ‌ ‌​‌‍‍‌‌‍ ‌‍ ‍‌ ​ ​‍‌‌​ ‌‌‌​​‍‌‌ ‌‍‍ ‌‍‌‌‌ ‍‌​‍‌‌​ ​ ‌​‌​​‍‌‌​ ​ ‌​‌​​‍‌‌​ ​‍​ ​‍‌‍‌​​ ‌‌​ ​‍​ ‌‌‌‍​ ‌‍​‍​ ​‌​ ‍​​ ‌ ​ ​‌​ ‍​​ ​​​‍‌‌​ ​‍​ ​‍​‍‌‌​ ‌‌‌​‌​​‍ ‍‌‍​ ‌‍ ‌‍ ‍‌ ‌​‌‍‌‌‌‍ ‍‌ ‌​​‍‌‌​ ‌‌‌​​‍‌‌ ‌‍‍ ‌‍‌‌‌ ‍‌​‍‌‌​ ​ ‌​‌​​‍‌‌​ ​ ‌​‌​​‍‌‌​ ​‍​ ​‍‌‍‌​​ ‌‍‌‍​‍‌‍‌​​ ​‍‌‍​‌‌‍‌‌​ ​ ‌‍​ ​ ‌​​ ​‌​ ‌‍​‍‌‌​ ​‍​ ​‍​‍‌‌​ ‌‌‌​‌​​‍ ‍‌‍​ ‌‍‍​‌‍‍‌‌‍ ​‌‍‌​‌ ​‍‌‍‌‌‌‍ ‍​‍‌‌​ ‌‌‌​​‍‌‌ ‌‍‍ ‌‍‌‌‌ ‍‌​‍‌‌​ ​ ‌​‌​​‍‌‌​ ​ ‌​‌​​‍‌‌​ ​‍​ ​‍​ ‌ ‌‍​‍​ ‌‌​ ‌‌‌‍‌​​ ‌‍‌‍‌‌‌‍‌‍​ ​ ​ ​‌​ ​‌​ ‌‌​‍‌‌​ ​‍​ ​‍​‍‌‌​ ‌‌‌​‌​​‍ ‍‌ ‌​‌‍‌‌‌ ‍​‌ ‌​​‍‌‍‌ ​​‌‍‌‌‌ ​‍‌ ​ ‌ ​​‌‍‌‌‌‍​ ‌ ‌​‌‍‍‌‌ ‌‍‌‍‌‌​ ‌‌ ​​‌ ‌‌‌‍​‍‌‍ ​‌‍‍‌‌ ​ ‌‍‍​‌‍‌‌‌‍‌​​‍​‍‌ ‌
Ending at 12:00 p.m.​​​​‌ ‍ ​‍​‍‌‍ ‌ ​‍‌‍‍‌‌‍‌ ‌‍‍‌‌‍ ‍​‍​‍​ ‍‍​‍​‍‌ ​ ‌‍​‌‌‍ ‍‌‍‍‌‌ ‌​‌ ‍‌​‍ ‍‌‍‍‌‌‍ ​‍​‍​‍ ​​‍​‍‌‍‍​‌ ​‍‌‍‌‌‌‍‌‍​‍​‍​ ‍‍​‍​‍‌‍‍​‌ ‌​‌ ‌​‌ ​​​ ‍‍​‍ ​‍ ‌‍ ​‌‍ ‌‍​ ‌‍​‌‌‍ ​‌‍‍​‌‍ ‌ ​ ‌ ‌​​ ‍‍​ ​ ​ ​ ​ ​ ​ ​ ​‍ ‌‍‍‌‌‍ ‍‌ ‌​‌‍‌‌‌‍ ‍‌ ‌​​‍ ‌‍‌‌‌‍‌​‌‍‍‌‌ ‌​​‍ ‌‍ ‌‌‍ ‌‍‌​‌‍‌‌​ ‌‌ ​​‌ ​‍‌‍‌‌‌ ​ ‌‍‌‌‌‍ ‍‌ ‌​‌‍​‌‌ ‌​‌‍‍‌‌‍ ‌‍ ‍​ ‍ ‌‍‍‌‌‍‌​​ ‌‌‍‌‍​ ‌‌​ ‍‌​ ​‌​ ​‍‌‍‌‌‌‍​‌​ ‌‌​‍ ‌​ ‌ ​ ‌​‌‍​‌‌‍​‌​‍ ‌​ ‌​​ ​​‌‍​ ‌‍‌​​‍ ‌‌‍​‍‌‍‌‍​ ‍​‌‍​ ​‍ ‌‌‍​ ‌‍‌‌‌‍​ ‌‍‌‌‌‍‌‌​ ​​​ ​‌​ ​‌​ ‌​​ ​‌​ ‍‌‌‍‌​​ ‍ ‌ ‌​‌ ‍‌‌ ​​‌‍‌‌​ ‌‌‍‌‌‌ ‌‍‌‍‌‌‌‍ ‍‌ ‌​​ ‍ ‌ ​​‌‍​‌‌ ‌​‌‍‍​​ ‌‌ ​ ‌‍‌‌‌‍​ ‌ ‌​‌‍‍‌‌‍ ‌‍ ‍‌ ​ ​‍‌‌​ ‌‌‌​​‍‌‌ ‌‍‍ ‌‍‌‌‌ ‍‌​‍‌‌​ ​ ‌​‌​​‍‌‌​ ​ ‌​‌​​‍‌‌​ ​‍​ ​‍‌‍‌​​ ‌‌​ ​‍​ ‌‌‌‍​ ‌‍​‍​ ​‌​ ‍​​ ‌ ​ ​‌​ ‍​​ ​​​‍‌‌​ ​‍​ ​‍​‍‌‌​ ‌‌‌​‌​​‍ ‍‌‍​ ‌‍ ‌‍ ‍‌ ‌​‌‍‌‌‌‍ ‍‌ ‌​​‍‌‌​ ‌‌‌​​‍‌‌ ‌‍‍ ‌‍‌‌‌ ‍‌​‍‌‌​ ​ ‌​‌​​‍‌‌​ ​ ‌​‌​​‍‌‌​ ​‍​ ​‍​ ‌ ​ ‍​​ ‌​​ ​‌​ ​​​ ​‍‌‍‌​‌‍​‌​ ‍​​ ‌‍‌‍‌‌​ ​‍​‍‌‌​ ​‍​ ​‍​‍‌‌​ ‌‌‌​‌​​‍ ‍‌‍​ ‌‍‍​‌‍‍‌‌‍ ​‌‍‌​‌ ​‍‌‍‌‌‌‍ ‍​‍‌‌​ ‌‌‌​​‍‌‌ ‌‍‍ ‌‍‌‌‌ ‍‌​‍‌‌​ ​ ‌​‌​​‍‌‌​ ​ ‌​‌​​‍‌‌​ ​‍​ ​‍‌‍​ ​ ‌​​ ‍​‌‍‌‌​ ‌‍​ ​​​ ‍‌​ ‍​​ ‌​​ ‌‍​ ‌‌​ ‌‍​‍‌‌​ ​‍​ ​‍​‍‌‌​ ‌‌‌​‌​​‍ ‍‌ ‌​‌‍‌‌‌ ‍​‌ ‌​​ ‌‍​‍‌‍​‌‌ ​ ‌‍‌‌‌‌‌‌‌ ​‍‌‍ ​​ ‌‌‍‍​‌ ‌​‌ ‌​‌ ​​​‍‌‌​ ​ ‌​​‌​‍‌‌​ ​‍‌​‌‍​‍‌‌​ ​‍‌​‌‍‌‍ ​‌‍ ‌‍​ ‌‍​‌‌‍ ​‌‍‍​‌‍ ‌ ​ ‌ ‌​​‍‌‌​ ​ ‌​​‌​ ​ ​ ​ ​ ​ ​ ​ ​‍‌‍‌‍‍‌‌‍‌​​ ‌‌‍‌‍​ ‌‌​ ‍‌​ ​‌​ ​‍‌‍‌‌‌‍​‌​ ‌‌​‍ ‌​ ‌ ​ ‌​‌‍​‌‌‍​‌​‍ ‌​ ‌​​ ​​‌‍​ ‌‍‌​​‍ ‌‌‍​‍‌‍‌‍​ ‍​‌‍​ ​‍ ‌‌‍​ ‌‍‌‌‌‍​ ‌‍‌‌‌‍‌‌​ ​​​ ​‌​ ​‌​ ‌​​ ​‌​ ‍‌‌‍‌​​‍‌‍‌ ‌​‌ ‍‌‌ ​​‌‍‌‌​ ‌‌‍‌‌‌ ‌‍‌‍‌‌‌‍ ‍‌ ‌​​‍‌‍‌ ​​‌‍​‌‌ ‌​‌‍‍​​ ‌‌ ​ ‌‍‌‌‌‍​ ‌ ‌​‌‍‍‌‌‍ ‌‍ ‍‌ ​ ​‍‌‌​ ‌‌‌​​‍‌‌ ‌‍‍ ‌‍‌‌‌ ‍‌​‍‌‌​ ​ ‌​‌​​‍‌‌​ ​ ‌​‌​​‍‌‌​ ​‍​ ​‍‌‍‌​​ ‌‌​ ​‍​ ‌‌‌‍​ ‌‍​‍​ ​‌​ ‍​​ ‌ ​ ​‌​ ‍​​ ​​​‍‌‌​ ​‍​ ​‍​‍‌‌​ ‌‌‌​‌​​‍ ‍‌‍​ ‌‍ ‌‍ ‍‌ ‌​‌‍‌‌‌‍ ‍‌ ‌​​‍‌‌​ ‌‌‌​​‍‌‌ ‌‍‍ ‌‍‌‌‌ ‍‌​‍‌‌​ ​ ‌​‌​​‍‌‌​ ​ ‌​‌​​‍‌‌​ ​‍​ ​‍​ ‌ ​ ‍​​ ‌​​ ​‌​ ​​​ ​‍‌‍‌​‌‍​‌​ ‍​​ ‌‍‌‍‌‌​ ​‍​‍‌‌​ ​‍​ ​‍​‍‌‌​ ‌‌‌​‌​​‍ ‍‌‍​ ‌‍‍​‌‍‍‌‌‍ ​‌‍‌​‌ ​‍‌‍‌‌‌‍ ‍​‍‌‌​ ‌‌‌​​‍‌‌ ‌‍‍ ‌‍‌‌‌ ‍‌​‍‌‌​ ​ ‌​‌​​‍‌‌​ ​ ‌​‌​​‍‌‌​ ​‍​ ​‍‌‍​ ​ ‌​​ ‍​‌‍‌‌​ ‌‍​ ​​​ ‍‌​ ‍​​ ‌​​ ‌‍​ ‌‌​ ‌‍​‍‌‌​ ​‍​ ​‍​‍‌‌​ ‌‌‌​‌​​‍ ‍‌ ‌​‌‍‌‌‌ ‍​‌ ‌​​‍‌‍‌ ​​‌‍‌‌‌ ​‍‌ ​ ‌ ​​‌‍‌‌‌‍​ ‌ ‌​‌‍‍‌‌ ‌‍‌‍‌‌​ ‌‌ ​​‌ ‌‌‌‍​‍‌‍ ​‌‍‍‌‌ ​ ‌‍‍​‌‍‌‌‌‍‌​​‍​‍‌ ‌
Join the Partner Network​​​​‌ ‍ ​‍​‍‌‍ ‌ ​‍‌‍‍‌‌‍‌ ‌‍‍‌‌‍ ‍​‍​‍​ ‍‍​‍​‍‌ ​ ‌‍​‌‌‍ ‍‌‍‍‌‌ ‌​‌ ‍‌​‍ ‍‌‍‍‌‌‍ ​‍​‍​‍ ​​‍​‍‌‍‍​‌ ​‍‌‍‌‌‌‍‌‍​‍​‍​ ‍‍​‍​‍‌‍‍​‌ ‌​‌ ‌​‌ ​​​ ‍‍​‍ ​‍ ‌‍ ​‌‍ ‌‍​ ‌‍​‌‌‍ ​‌‍‍​‌‍ ‌ ​ ‌ ‌​​ ‍‍​ ​ ​ ​ ​ ​ ​ ​ ​‍ ‌‍‍‌‌‍ ‍‌ ‌​‌‍‌‌‌‍ ‍‌ ‌​​‍ ‌‍‌‌‌‍‌​‌‍‍‌‌ ‌​​‍ ‌‍ ‌‌‍ ‌‍‌​‌‍‌‌​ ‌‌ ​​‌ ​‍‌‍‌‌‌ ​ ‌‍‌‌‌‍ ‍‌ ‌​‌‍​‌‌ ‌​‌‍‍‌‌‍ ‌‍ ‍​ ‍ ‌‍‍‌‌‍‌​​ ‌‌‍‌‍​ ‌‌​ ‍‌​ ​‌​ ​‍‌‍‌‌‌‍​‌​ ‌‌​‍ ‌​ ‌ ​ ‌​‌‍​‌‌‍​‌​‍ ‌​ ‌​​ ​​‌‍​ ‌‍‌​​‍ ‌‌‍​‍‌‍‌‍​ ‍​‌‍​ ​‍ ‌‌‍​ ‌‍‌‌‌‍​ ‌‍‌‌‌‍‌‌​ ​​​ ​‌​ ​‌​ ‌​​ ​‌​ ‍‌‌‍‌​​ ‍ ‌ ‌​‌ ‍‌‌ ​​‌‍‌‌​ ‌‌‍‌‌‌ ‌‍‌‍‌‌‌‍ ‍‌ ‌​​ ‍ ‌ ​​‌‍​‌‌ ‌​‌‍‍​​ ‌‌ ​ ‌‍‌‌‌‍​ ‌ ‌​‌‍‍‌‌‍ ‌‍ ‍‌ ​ ​‍‌‌​ ‌‌‌​​‍‌‌ ‌‍‍ ‌‍‌‌‌ ‍‌​‍‌‌​ ​ ‌​‌​​‍‌‌​ ​ ‌​‌​​‍‌‌​ ​‍​ ​‍‌‍​‌‌‍​‍‌‍‌​‌‍​‍​ ​ ​ ​‍‌‍​‍‌‍​‍​ ‍‌‌‍​ ​ ‍​​ ‍​​‍‌‌​ ​‍​ ​‍​‍‌‌​ ‌‌‌​‌​​‍ ‍‌‍‍​‌‍‌‌‌‍​‌‌‍‌​‌‍‍‌‌‍ ‍‌‍‌ ​ ‌‍​‍‌‍​‌‌ ​ ‌‍‌‌‌‌‌‌‌ ​‍‌‍ ​​ ‌‌‍‍​‌ ‌​‌ ‌​‌ ​​​‍‌‌​ ​ ‌​​‌​‍‌‌​ ​‍‌​‌‍​‍‌‌​ ​‍‌​‌‍‌‍ ​‌‍ ‌‍​ ‌‍​‌‌‍ ​‌‍‍​‌‍ ‌ ​ ‌ ‌​​‍‌‌​ ​ ‌​​‌​ ​ ​ ​ ​ ​ ​ ​ ​‍‌‍‌‍‍‌‌‍‌​​ ‌‌‍‌‍​ ‌‌​ ‍‌​ ​‌​ ​‍‌‍‌‌‌‍​‌​ ‌‌​‍ ‌​ ‌ ​ ‌​‌‍​‌‌‍​‌​‍ ‌​ ‌​​ ​​‌‍​ ‌‍‌​​‍ ‌‌‍​‍‌‍‌‍​ ‍​‌‍​ ​‍ ‌‌‍​ ‌‍‌‌‌‍​ ‌‍‌‌‌‍‌‌​ ​​​ ​‌​ ​‌​ ‌​​ ​‌​ ‍‌‌‍‌​​‍‌‍‌ ‌​‌ ‍‌‌ ​​‌‍‌‌​ ‌‌‍‌‌‌ ‌‍‌‍‌‌‌‍ ‍‌ ‌​​‍‌‍‌ ​​‌‍​‌‌ ‌​‌‍‍​​ ‌‌ ​ ‌‍‌‌‌‍​ ‌ ‌​‌‍‍‌‌‍ ‌‍ ‍‌ ​ ​‍‌‌​ ‌‌‌​​‍‌‌ ‌‍‍ ‌‍‌‌‌ ‍‌​‍‌‌​ ​ ‌​‌​​‍‌‌​ ​ ‌​‌​​‍‌‌​ ​‍​ ​‍‌‍​‌‌‍​‍‌‍‌​‌‍​‍​ ​ ​ ​‍‌‍​‍‌‍​‍​ ‍‌‌‍​ ​ ‍​​ ‍​​‍‌‌​ ​‍​ ​‍​‍‌‌​ ‌‌‌​‌​​‍ ‍‌‍‍​‌‍‌‌‌‍​‌‌‍‌​‌‍‍‌‌‍ ‍‌‍‌ ​‍‌‍‌ ​​‌‍‌‌‌ ​‍‌ ​ ‌ ​​‌‍‌‌‌‍​ ‌ ‌​‌‍‍‌‌ ‌‍‌‍‌‌​ ‌‌ ​​‌ ‌‌‌‍​‍‌‍ ​‌‍‍‌‌ ​ ‌‍‍​‌‍‌‌‌‍‌​​‍​‍‌ ‌
Interested in becoming a Partner or already a Partner? Find more information below:​​​​‌ ‍ ​‍​‍‌‍ ‌ ​‍‌‍‍‌‌‍‌ ‌‍‍‌‌‍ ‍​‍​‍​ ‍‍​‍​‍‌ ​ ‌‍​‌‌‍ ‍‌‍‍‌‌ ‌​‌ ‍‌​‍ ‍‌‍‍‌‌‍ ​‍​‍​‍ ​​‍​‍‌‍‍​‌ ​‍‌‍‌‌‌‍‌‍​‍​‍​ ‍‍​‍​‍‌‍‍​‌ ‌​‌ ‌​‌ ​​​ ‍‍​‍ ​‍ ‌‍ ​‌‍ ‌‍​ ‌‍​‌‌‍ ​‌‍‍​‌‍ ‌ ​ ‌ ‌​​ ‍‍​ ​ ​ ​ ​ ​ ​ ​ ​‍ ‌‍‍‌‌‍ ‍‌ ‌​‌‍‌‌‌‍ ‍‌ ‌​​‍ ‌‍‌‌‌‍‌​‌‍‍‌‌ ‌​​‍ ‌‍ ‌‌‍ ‌‍‌​‌‍‌‌​ ‌‌ ​​‌ ​‍‌‍‌‌‌ ​ ‌‍‌‌‌‍ ‍‌ ‌​‌‍​‌‌ ‌​‌‍‍‌‌‍ ‌‍ ‍​ ‍ ‌‍‍‌‌‍‌​​ ‌‌‍‌‍​ ‌‌​ ‍‌​ ​‌​ ​‍‌‍‌‌‌‍​‌​ ‌‌​‍ ‌​ ‌ ​ ‌​‌‍​‌‌‍​‌​‍ ‌​ ‌​​ ​​‌‍​ ‌‍‌​​‍ ‌‌‍​‍‌‍‌‍​ ‍​‌‍​ ​‍ ‌‌‍​ ‌‍‌‌‌‍​ ‌‍‌‌‌‍‌‌​ ​​​ ​‌​ ​‌​ ‌​​ ​‌​ ‍‌‌‍‌​​ ‍ ‌ ‌​‌ ‍‌‌ ​​‌‍‌‌​ ‌‌‍‌‌‌ ‌‍‌‍‌‌‌‍ ‍‌ ‌​​ ‍ ‌ ​​‌‍​‌‌ ‌​‌‍‍​​ ‌‌ ​ ‌‍‌‌‌‍​ ‌ ‌​‌‍‍‌‌‍ ‌‍ ‍‌ ​ ​‍‌‌​ ‌‌‌​​‍‌‌ ‌‍‍ ‌‍‌‌‌ ‍‌​‍‌‌​ ​ ‌​‌​​‍‌‌​ ​ ‌​‌​​‍‌‌​ ​‍​ ​‍‌‍​‌‌‍​‍‌‍‌​‌‍​‍​ ​ ​ ​‍‌‍​‍‌‍​‍​ ‍‌‌‍​ ​ ‍​​ ‍​​‍‌‌​ ​‍​ ​‍​‍‌‌​ ‌‌‌​‌​​‍ ‍‌‍​ ‌‍ ‌‍ ‍‌ ‌​‌‍‌‌‌‍ ‍‌ ‌​​‍‌‌​ ‌‌‌​​‍‌‌ ‌‍‍ ‌‍‌‌‌ ‍‌​‍‌‌​ ​ ‌​‌​​‍‌‌​ ​ ‌​‌​​‍‌‌​ ​‍​ ​‍​ ​‌‌‍‌​‌‍‌‍​ ​‍​ ‌‍​ ‌‌​ ​ ​ ​ ‌‍​‌​ ‍​​ ‌‍‌‍‌‌​‍‌‌​ ​‍​ ​‍​‍‌‌​ ‌‌‌​‌​​‍ ‍‌‍​ ‌‍‍​‌‍‍‌‌‍ ​‌‍‌​‌ ​‍‌‍‌‌‌‍ ‍​‍‌‌​ ‌‌‌​​‍‌‌ ‌‍‍ ‌‍‌‌‌ ‍‌​‍‌‌​ ​ ‌​‌​​‍‌‌​ ​ ‌​‌​​‍‌‌​ ​‍​ ​‍​ ​‌​ ‌ ​ ‌ ‌‍‌‍​ ​‍​ ‌ ‌‍​‌‌‍‌​‌‍‌​‌‍‌‍​ ‌‍‌‍‌‍​‍‌‌​ ​‍​ ​‍​‍‌‌​ ‌‌‌​‌​​‍ ‍‌ ‌​‌‍‌‌‌ ‍​‌ ‌​​ ‌‍​‍‌‍​‌‌ ​ ‌‍‌‌‌‌‌‌‌ ​‍‌‍ ​​ ‌‌‍‍​‌ ‌​‌ ‌​‌ ​​​‍‌‌​ ​ ‌​​‌​‍‌‌​ ​‍‌​‌‍​‍‌‌​ ​‍‌​‌‍‌‍ ​‌‍ ‌‍​ ‌‍​‌‌‍ ​‌‍‍​‌‍ ‌ ​ ‌ ‌​​‍‌‌​ ​ ‌​​‌​ ​ ​ ​ ​ ​ ​ ​ ​‍‌‍‌‍‍‌‌‍‌​​ ‌‌‍‌‍​ ‌‌​ ‍‌​ ​‌​ ​‍‌‍‌‌‌‍​‌​ ‌‌​‍ ‌​ ‌ ​ ‌​‌‍​‌‌‍​‌​‍ ‌​ ‌​​ ​​‌‍​ ‌‍‌​​‍ ‌‌‍​‍‌‍‌‍​ ‍​‌‍​ ​‍ ‌‌‍​ ‌‍‌‌‌‍​ ‌‍‌‌‌‍‌‌​ ​​​ ​‌​ ​‌​ ‌​​ ​‌​ ‍‌‌‍‌​​‍‌‍‌ ‌​‌ ‍‌‌ ​​‌‍‌‌​ ‌‌‍‌‌‌ ‌‍‌‍‌‌‌‍ ‍‌ ‌​​‍‌‍‌ ​​‌‍​‌‌ ‌​‌‍‍​​ ‌‌ ​ ‌‍‌‌‌‍​ ‌ ‌​‌‍‍‌‌‍ ‌‍ ‍‌ ​ ​‍‌‌​ ‌‌‌​​‍‌‌ ‌‍‍ ‌‍‌‌‌ ‍‌​‍‌‌​ ​ ‌​‌​​‍‌‌​ ​ ‌​‌​​‍‌‌​ ​‍​ ​‍‌‍​‌‌‍​‍‌‍‌​‌‍​‍​ ​ ​ ​‍‌‍​‍‌‍​‍​ ‍‌‌‍​ ​ ‍​​ ‍​​‍‌‌​ ​‍​ ​‍​‍‌‌​ ‌‌‌​‌​​‍ ‍‌‍​ ‌‍ ‌‍ ‍‌ ‌​‌‍‌‌‌‍ ‍‌ ‌​​‍‌‌​ ‌‌‌​​‍‌‌ ‌‍‍ ‌‍‌‌‌ ‍‌​‍‌‌​ ​ ‌​‌​​‍‌‌​ ​ ‌​‌​​‍‌‌​ ​‍​ ​‍​ ​‌‌‍‌​‌‍‌‍​ ​‍​ ‌‍​ ‌‌​ ​ ​ ​ ‌‍​‌​ ‍​​ ‌‍‌‍‌‌​‍‌‌​ ​‍​ ​‍​‍‌‌​ ‌‌‌​‌​​‍ ‍‌‍​ ‌‍‍​‌‍‍‌‌‍ ​‌‍‌​‌ ​‍‌‍‌‌‌‍ ‍​‍‌‌​ ‌‌‌​​‍‌‌ ‌‍‍ ‌‍‌‌‌ ‍‌​‍‌‌​ ​ ‌​‌​​‍‌‌​ ​ ‌​‌​​‍‌‌​ ​‍​ ​‍​ ​‌​ ‌ ​ ‌ ‌‍‌‍​ ​‍​ ‌ ‌‍​‌‌‍‌​‌‍‌​‌‍‌‍​ ‌‍‌‍‌‍​‍‌‌​ ​‍​ ​‍​‍‌‌​ ‌‌‌​‌​​‍ ‍‌ ‌​‌‍‌‌‌ ‍​‌ ‌​​‍‌‍‌ ​​‌‍‌‌‌ ​‍‌ ​ ‌ ​​‌‍‌‌‌‍​ ‌ ‌​‌‍‍‌‌ ‌‍‌‍‌‌​ ‌‌ ​​‌ ‌‌‌‍​‍‌‍ ​‌‍‍‌‌ ​ ‌‍‍​‌‍‌‌‌‍‌​​‍​‍‌ ‌
Partner Network​​​​‌ ‍ ​‍​‍‌‍ ‌ ​‍‌‍‍‌‌‍‌ ‌‍‍‌‌‍ ‍​‍​‍​ ‍‍​‍​‍‌ ​ ‌‍​‌‌‍ ‍‌‍‍‌‌ ‌​‌ ‍‌​‍ ‍‌‍‍‌‌‍ ​‍​‍​‍ ​​‍​‍‌‍‍​‌ ​‍‌‍‌‌‌‍‌‍​‍​‍​ ‍‍​‍​‍‌‍‍​‌ ‌​‌ ‌​‌ ​​​ ‍‍​‍ ​‍ ‌‍ ​‌‍ ‌‍​ ‌‍​‌‌‍ ​‌‍‍​‌‍ ‌ ​ ‌ ‌​​ ‍‍​ ​ ​ ​ ​ ​ ​ ​ ​‍ ‌‍‍‌‌‍ ‍‌ ‌​‌‍‌‌‌‍ ‍‌ ‌​​‍ ‌‍‌‌‌‍‌​‌‍‍‌‌ ‌​​‍ ‌‍ ‌‌‍ ‌‍‌​‌‍‌‌​ ‌‌ ​​‌ ​‍‌‍‌‌‌ ​ ‌‍‌‌‌‍ ‍‌ ‌​‌‍​‌‌ ‌​‌‍‍‌‌‍ ‌‍ ‍​ ‍ ‌‍‍‌‌‍‌​​ ‌‌‍‌‍​ ‌‌​ ‍‌​ ​‌​ ​‍‌‍‌‌‌‍​‌​ ‌‌​‍ ‌​ ‌ ​ ‌​‌‍​‌‌‍​‌​‍ ‌​ ‌​​ ​​‌‍​ ‌‍‌​​‍ ‌‌‍​‍‌‍‌‍​ ‍​‌‍​ ​‍ ‌‌‍​ ‌‍‌‌‌‍​ ‌‍‌‌‌‍‌‌​ ​​​ ​‌​ ​‌​ ‌​​ ​‌​ ‍‌‌‍‌​​ ‍ ‌ ‌​‌ ‍‌‌ ​​‌‍‌‌​ ‌‌‍‌‌‌ ‌‍‌‍‌‌‌‍ ‍‌ ‌​​ ‍ ‌ ​​‌‍​‌‌ ‌​‌‍‍​​ ‌‌ ​ ‌‍‌‌‌‍​ ‌ ‌​‌‍‍‌‌‍ ‌‍ ‍‌ ​ ​‍‌‌​ ‌‌‌​​‍‌‌ ‌‍‍ ‌‍‌‌‌ ‍‌​‍‌‌​ ​ ‌​‌​​‍‌‌​ ​ ‌​‌​​‍‌‌​ ​‍​ ​‍‌‍​‌‌‍​‍‌‍‌​‌‍​‍​ ​ ​ ​‍‌‍​‍‌‍​‍​ ‍‌‌‍​ ​ ‍​​ ‍​​‍‌‌​ ​‍​ ​‍​‍‌‌​ ‌‌‌​‌​​‍ ‍‌‍​ ‌‍ ‌‍ ‍‌ ‌​‌‍‌‌‌‍ ‍‌ ‌​​‍‌‌​ ‌‌‌​​‍‌‌ ‌‍‍ ‌‍‌‌‌ ‍‌​‍‌‌​ ​ ‌​‌​​‍‌‌​ ​ ‌​‌​​‍‌‌​ ​‍​ ​‍‌‍​ ‌‍​‌​ ​‌​ ‍‌​ ​​​ ​‍​ ​‍​ ​​​ ‌ ​ ‌‌‌‍‌‍​ ​​​‍‌‌​ ​‍​ ​‍​‍‌‌​ ‌‌‌​‌​​‍ ‍‌ ‌​‌‍‌‌‌ ‍​‌ ‌​​ ‌‍​‍‌‍​‌‌ ​ ‌‍‌‌‌‌‌‌‌ ​‍‌‍ ​​ ‌‌‍‍​‌ ‌​‌ ‌​‌ ​​​‍‌‌​ ​ ‌​​‌​‍‌‌​ ​‍‌​‌‍​‍‌‌​ ​‍‌​‌‍‌‍ ​‌‍ ‌‍​ ‌‍​‌‌‍ ​‌‍‍​‌‍ ‌ ​ ‌ ‌​​‍‌‌​ ​ ‌​​‌​ ​ ​ ​ ​ ​ ​ ​ ​‍‌‍‌‍‍‌‌‍‌​​ ‌‌‍‌‍​ ‌‌​ ‍‌​ ​‌​ ​‍‌‍‌‌‌‍​‌​ ‌‌​‍ ‌​ ‌ ​ ‌​‌‍​‌‌‍​‌​‍ ‌​ ‌​​ ​​‌‍​ ‌‍‌​​‍ ‌‌‍​‍‌‍‌‍​ ‍​‌‍​ ​‍ ‌‌‍​ ‌‍‌‌‌‍​ ‌‍‌‌‌‍‌‌​ ​​​ ​‌​ ​‌​ ‌​​ ​‌​ ‍‌‌‍‌​​‍‌‍‌ ‌​‌ ‍‌‌ ​​‌‍‌‌​ ‌‌‍‌‌‌ ‌‍‌‍‌‌‌‍ ‍‌ ‌​​‍‌‍‌ ​​‌‍​‌‌ ‌​‌‍‍​​ ‌‌ ​ ‌‍‌‌‌‍​ ‌ ‌​‌‍‍‌‌‍ ‌‍ ‍‌ ​ ​‍‌‌​ ‌‌‌​​‍‌‌ ‌‍‍ ‌‍‌‌‌ ‍‌​‍‌‌​ ​ ‌​‌​​‍‌‌​ ​ ‌​‌​​‍‌‌​ ​‍​ ​‍‌‍​‌‌‍​‍‌‍‌​‌‍​‍​ ​ ​ ​‍‌‍​‍‌‍​‍​ ‍‌‌‍​ ​ ‍​​ ‍​​‍‌‌​ ​‍​ ​‍​‍‌‌​ ‌‌‌​‌​​‍ ‍‌‍​ ‌‍ ‌‍ ‍‌ ‌​‌‍‌‌‌‍ ‍‌ ‌​​‍‌‌​ ‌‌‌​​‍‌‌ ‌‍‍ ‌‍‌‌‌ ‍‌​‍‌‌​ ​ ‌​‌​​‍‌‌​ ​ ‌​‌​​‍‌‌​ ​‍​ ​‍‌‍​ ‌‍​‌​ ​‌​ ‍‌​ ​​​ ​‍​ ​‍​ ​​​ ‌ ​ ‌‌‌‍‌‍​ ​​​‍‌‌​ ​‍​ ​‍​‍‌‌​ ‌‌‌​‌​​‍ ‍‌ ‌​‌‍‌‌‌ ‍​‌ ‌​​‍‌‍‌ ​​‌‍‌‌‌ ​‍‌ ​ ‌ ​​‌‍‌‌‌‍​ ‌ ‌​‌‍‍‌‌ ‌‍‌‍‌‌​ ‌‌ ​​‌ ‌‌‌‍​‍‌‍ ​‌‍‍‌‌ ​ ‌‍‍​‌‍‌‌‌‍‌​​‍​‍‌ ‌
Presenter​​​​‌ ‍ ​‍​‍‌‍ ‌ ​‍‌‍‍‌‌‍‌ ‌‍‍‌‌‍ ‍​‍​‍​ ‍‍​‍​‍‌ ​ ‌‍​‌‌‍ ‍‌‍‍‌‌ ‌​‌ ‍‌​‍ ‍‌‍‍‌‌‍ ​‍​‍​‍ ​​‍​‍‌‍‍​‌ ​‍‌‍‌‌‌‍‌‍​‍​‍​ ‍‍​‍​‍‌‍‍​‌ ‌​‌ ‌​‌ ​​​ ‍‍​‍ ​‍ ‌‍ ​‌‍ ‌‍​ ‌‍​‌‌‍ ​‌‍‍​‌‍ ‌ ​ ‌ ‌​​ ‍‍​ ​ ​ ​ ​ ​ ​ ​ ​‍ ‌‍‍‌‌‍ ‍‌ ‌​‌‍‌‌‌‍ ‍‌ ‌​​‍ ‌‍‌‌‌‍‌​‌‍‍‌‌ ‌​​‍ ‌‍ ‌‌‍ ‌‍‌​‌‍‌‌​ ‌‌ ​​‌ ​‍‌‍‌‌‌ ​ ‌‍‌‌‌‍ ‍‌ ‌​‌‍​‌‌ ‌​‌‍‍‌‌‍ ‌‍ ‍​ ‍ ‌‍‍‌‌‍‌​​ ‌‌‍‌‍​ ‌‌​ ‍‌​ ​‌​ ​‍‌‍‌‌‌‍​‌​ ‌‌​‍ ‌​ ‌ ​ ‌​‌‍​‌‌‍​‌​‍ ‌​ ‌​​ ​​‌‍​ ‌‍‌​​‍ ‌‌‍​‍‌‍‌‍​ ‍​‌‍​ ​‍ ‌‌‍​ ‌‍‌‌‌‍​ ‌‍‌‌‌‍‌‌​ ​​​ ​‌​ ​‌​ ‌​​ ​‌​ ‍‌‌‍‌​​ ‍ ‌ ‌​‌ ‍‌‌ ​​‌‍‌‌​ ‌‌‍‌‌‌ ‌‍‌‍‌‌‌‍ ‍‌ ‌​​ ‍ ‌ ​​‌‍​‌‌ ‌​‌‍‍​​ ‌‌ ​ ‌‍‍‌‌‍‌​‌‍‌‌‌‍​‍‌‍​‌‌ ​‍​‍‌‌​ ‌‌‌​​‍‌‌ ‌‍‍ ‌‍‌‌‌ ‍‌​‍‌‌​ ​ ‌​‌​​‍‌‌​ ​ ‌​‌​​‍‌‌​ ​‍​ ​‍‌‍‌​‌‍​‍‌‍‌‌​ ​‌​ ‍‌‌‍​ ​ ​‌​ ‌‍​ ‌‍​ ‍‌‌‍‌‍​ ​ ​‍‌‌​ ​‍​ ​‍​‍‌‌​ ‌‌‌​‌​​‍ ‍‌‍‍​‌‍‌‌‌‍​‌‌‍‌​‌‍‍‌‌‍ ‍‌‍‌ ​ ‌‍​‍‌‍​‌‌ ​ ‌‍‌‌‌‌‌‌‌ ​‍‌‍ ​​ ‌‌‍‍​‌ ‌​‌ ‌​‌ ​​​‍‌‌​ ​ ‌​​‌​‍‌‌​ ​‍‌​‌‍​‍‌‌​ ​‍‌​‌‍‌‍ ​‌‍ ‌‍​ ‌‍​‌‌‍ ​‌‍‍​‌‍ ‌ ​ ‌ ‌​​‍‌‌​ ​ ‌​​‌​ ​ ​ ​ ​ ​ ​ ​ ​‍‌‍‌‍‍‌‌‍‌​​ ‌‌‍‌‍​ ‌‌​ ‍‌​ ​‌​ ​‍‌‍‌‌‌‍​‌​ ‌‌​‍ ‌​ ‌ ​ ‌​‌‍​‌‌‍​‌​‍ ‌​ ‌​​ ​​‌‍​ ‌‍‌​​‍ ‌‌‍​‍‌‍‌‍​ ‍​‌‍​ ​‍ ‌‌‍​ ‌‍‌‌‌‍​ ‌‍‌‌‌‍‌‌​ ​​​ ​‌​ ​‌​ ‌​​ ​‌​ ‍‌‌‍‌​​‍‌‍‌ ‌​‌ ‍‌‌ ​​‌‍‌‌​ ‌‌‍‌‌‌ ‌‍‌‍‌‌‌‍ ‍‌ ‌​​‍‌‍‌ ​​‌‍​‌‌ ‌​‌‍‍​​ ‌‌ ​ ‌‍‍‌‌‍‌​‌‍‌‌‌‍​‍‌‍​‌‌ ​‍​‍‌‌​ ‌‌‌​​‍‌‌ ‌‍‍ ‌‍‌‌‌ ‍‌​‍‌‌​ ​ ‌​‌​​‍‌‌​ ​ ‌​‌​​‍‌‌​ ​‍​ ​‍‌‍‌​‌‍​‍‌‍‌‌​ ​‌​ ‍‌‌‍​ ​ ​‌​ ‌‍​ ‌‍​ ‍‌‌‍‌‍​ ​ ​‍‌‌​ ​‍​ ​‍​‍‌‌​ ‌‌‌​‌​​‍ ‍‌‍‍​‌‍‌‌‌‍​‌‌‍‌​‌‍‍‌‌‍ ‍‌‍‌ ​‍‌‍‌ ​​‌‍‌‌‌ ​‍‌ ​ ‌ ​​‌‍‌‌‌‍​ ‌ ‌​‌‍‍‌‌ ‌‍‌‍‌‌​ ‌‌ ​​‌ ‌‌‌‍​‍‌‍ ​‌‍‍‌‌ ​ ‌‍‍​‌‍‌‌‌‍‌​​‍​‍‌ ‌
Marco Michanowicz
Marco is an Outreach Account Manager at New Jersey’s Clean Energy Program where he leads engagement with major statewide partners, chambers, and trade associations at industry events and conferences.
He has over 5 years of experience in the environmental industry with a focus in sustainability. Marco holds a BSc in environmental science from Rider University.​​​​‌ ‍ ​‍​‍‌‍ ‌ ​‍‌‍‍‌‌‍‌ ‌‍‍‌‌‍ ‍​‍​‍​ ‍‍​‍​‍‌ ​ ‌‍​‌‌‍ ‍‌‍‍‌‌ ‌​‌ ‍‌​‍ ‍‌‍‍‌‌‍ ​‍​‍​‍ ​​‍​‍‌‍‍​‌ ​‍‌‍‌‌‌‍‌‍​‍​‍​ ‍‍​‍​‍‌‍‍​‌ ‌​‌ ‌​‌ ​​​ ‍‍​‍ ​‍ ‌‍ ​‌‍ ‌‍​ ‌‍​‌‌‍ ​‌‍‍​‌‍ ‌ ​ ‌ ‌​​ ‍‍​ ​ ​ ​ ​ ​ ​ ​ ​‍ ‌‍‍‌‌‍ ‍‌ ‌​‌‍‌‌‌‍ ‍‌ ‌​​‍ ‌‍‌‌‌‍‌​‌‍‍‌‌ ‌​​‍ ‌‍ ‌‌‍ ‌‍‌​‌‍‌‌​ ‌‌ ​​‌ ​‍‌‍‌‌‌ ​ ‌‍‌‌‌‍ ‍‌ ‌​‌‍​‌‌ ‌​‌‍‍‌‌‍ ‌‍ ‍​ ‍ ‌‍‍‌‌‍‌​​ ‌‌‍‌‍​ ‌‌​ ‍‌​ ​‌​ ​‍‌‍‌‌‌‍​‌​ ‌‌​‍ ‌​ ‌ ​ ‌​‌‍​‌‌‍​‌​‍ ‌​ ‌​​ ​​‌‍​ ‌‍‌​​‍ ‌‌‍​‍‌‍‌‍​ ‍​‌‍​ ​‍ ‌‌‍​ ‌‍‌‌‌‍​ ‌‍‌‌‌‍‌‌​ ​​​ ​‌​ ​‌​ ‌​​ ​‌​ ‍‌‌‍‌​​ ‍ ‌ ‌​‌ ‍‌‌ ​​‌‍‌‌​ ‌‌‍‌‌‌ ‌‍‌‍‌‌‌‍ ‍‌ ‌​​ ‍ ‌ ​​‌‍​‌‌ ‌​‌‍‍​​ ‌‌ ​ ‌‍‍‌‌‍‌​‌‍‌‌‌‍​‍‌‍​‌‌ ​‍​‍‌‌​ ‌‌‌​​‍‌‌ ‌‍‍ ‌‍‌‌‌ ‍‌​‍‌‌​ ​ ‌​‌​​‍‌‌​ ​ ‌​‌​​‍‌‌​ ​‍​ ​‍‌‍‌​‌‍​‍‌‍‌‌​ ​‌​ ‍‌‌‍​ ​ ​‌​ ‌‍​ ‌‍​ ‍‌‌‍‌‍​ ​ ​‍‌‌​ ​‍​ ​‍​‍‌‌​ ‌‌‌​‌​​‍ ‍‌‍​ ‌‍ ‌‍ ‍‌ ‌​‌‍‌‌‌‍ ‍‌ ‌​​‍‌‌​ ‌‌‌​​‍‌‌ ‌‍‍ ‌‍‌‌‌ ‍‌​‍‌‌​ ​ ‌​‌​​‍‌‌​ ​ ‌​‌​​‍‌‌​ ​‍​ ​‍​ ‌‌‌‍​‌​ ‍‌‌‍‌‌‌‍​ ‌‍‌‌‌‍​‌​ ‌​​ ​​‌‍​ ‌‍‌‍‌‍​‌​‍‌‌​ ​‍​ ​‍​‍‌‌​ ‌‌‌​‌​​‍ ‍‌‍​ ‌‍‍​‌‍‍‌‌‍ ​‌‍‌​‌ ​‍‌‍‌‌‌‍ ‍​‍‌‌​ ‌‌‌​​‍‌‌ ‌‍‍ ‌‍‌‌‌ ‍‌​‍‌‌​ ​ ‌​‌​​‍‌‌​ ​ ‌​‌​​‍‌‌​ ​‍​ ​‍​ ​‌​ ‌ ​ ‌‍‌‍‌‍​ ‌​​ ‌​​ ‌ ‌‍​‌‌‍‌​‌‍​‍​ ​ ​ ‌‌​‍‌‌​ ​‍​ ​‍​‍‌‌​ ‌‌‌​‌​​‍ ‍‌ ‌​‌‍‌‌‌ ‍​‌ ‌​​ ‌‍​‍‌‍​‌‌ ​ ‌‍‌‌‌‌‌‌‌ ​‍‌‍ ​​ ‌‌‍‍​‌ ‌​‌ ‌​‌ ​​​‍‌‌​ ​ ‌​​‌​‍‌‌​ ​‍‌​‌‍​‍‌‌​ ​‍‌​‌‍‌‍ ​‌‍ ‌‍​ ‌‍​‌‌‍ ​‌‍‍​‌‍ ‌ ​ ‌ ‌​​‍‌‌​ ​ ‌​​‌​ ​ ​ ​ ​ ​ ​ ​ ​‍‌‍‌‍‍‌‌‍‌​​ ‌‌‍‌‍​ ‌‌​ ‍‌​ ​‌​ ​‍‌‍‌‌‌‍​‌​ ‌‌​‍ ‌​ ‌ ​ ‌​‌‍​‌‌‍​‌​‍ ‌​ ‌​​ ​​‌‍​ ‌‍‌​​‍ ‌‌‍​‍‌‍‌‍​ ‍​‌‍​ ​‍ ‌‌‍​ ‌‍‌‌‌‍​ ‌‍‌‌‌‍‌‌​ ​​​ ​‌​ ​‌​ ‌​​ ​‌​ ‍‌‌‍‌​​‍‌‍‌ ‌​‌ ‍‌‌ ​​‌‍‌‌​ ‌‌‍‌‌‌ ‌‍‌‍‌‌‌‍ ‍‌ ‌​​‍‌‍‌ ​​‌‍​‌‌ ‌​‌‍‍​​ ‌‌ ​ ‌‍‍‌‌‍‌​‌‍‌‌‌‍​‍‌‍​‌‌ ​‍​‍‌‌​ ‌‌‌​​‍‌‌ ‌‍‍ ‌‍‌‌‌ ‍‌​‍‌‌​ ​ ‌​‌​​‍‌‌​ ​ ‌​‌​​‍‌‌​ ​‍​ ​‍‌‍‌​‌‍​‍‌‍‌‌​ ​‌​ ‍‌‌‍​ ​ ​‌​ ‌‍​ ‌‍​ ‍‌‌‍‌‍​ ​ ​‍‌‌​ ​‍​ ​‍​‍‌‌​ ‌‌‌​‌​​‍ ‍‌‍​ ‌‍ ‌‍ ‍‌ ‌​‌‍‌‌‌‍ ‍‌ ‌​​‍‌‌​ ‌‌‌​​‍‌‌ ‌‍‍ ‌‍‌‌‌ ‍‌​‍‌‌​ ​ ‌​‌​​‍‌‌​ ​ ‌​‌​​‍‌‌​ ​‍​ ​‍​ ‌‌‌‍​‌​ ‍‌‌‍‌‌‌‍​ ‌‍‌‌‌‍​‌​ ‌​​ ​​‌‍​ ‌‍‌‍‌‍​‌​‍‌‌​ ​‍​ ​‍​‍‌‌​ ‌‌‌​‌​​‍ ‍‌‍​ ‌‍‍​‌‍‍‌‌‍ ​‌‍‌​‌ ​‍‌‍‌‌‌‍ ‍​‍‌‌​ ‌‌‌​​‍‌‌ ‌‍‍ ‌‍‌‌‌ ‍‌​‍‌‌​ ​ ‌​‌​​‍‌‌​ ​ ‌​‌​​‍‌‌​ ​‍​ ​‍​ ​‌​ ‌ ​ ‌‍‌‍‌‍​ ‌​​ ‌​​ ‌ ‌‍​‌‌‍‌​‌‍​‍​ ​ ​ ‌‌​‍‌‌​ ​‍​ ​‍​‍‌‌​ ‌‌‌​‌​​‍ ‍‌ ‌​‌‍‌‌‌ ‍​‌ ‌​​‍‌‍‌ ​​‌‍‌‌‌ ​‍‌ ​ ‌ ​​‌‍‌‌‌‍​ ‌ ‌​‌‍‍‌‌ ‌‍‌‍‌‌​ ‌‌ ​​‌ ‌‌‌‍​‍‌‍ ​‌‍‍‌‌ ​ ‌‍‍​‌‍‌‌‌‍‌​​‍​‍‌ ‌
Related technology